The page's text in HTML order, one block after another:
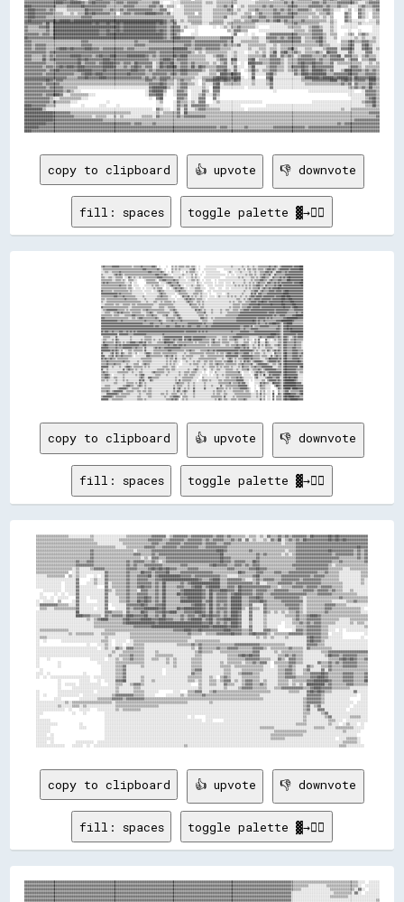
copy to clipboard 👍 upvote 👎 downvote
fill: spaces toggle palette ▓→✊🏽
▒▒▓▓▒▒▒▒▒▒▒▒▓▓▓▓▓▓▓▓▒▒▒▒▒▒▒▒▒▒▒▒▒▒░░▒▒▒▒▒▒▒▒▓▓▒▒▒▒▒▒▒▒▒▒▓▓▓▓▒▒  ░░      ░░    ▒▒░░▒▒░░▒▒▒▒▒▒░░▒▒▒▒░░▒▒▒▒░░  ░░      ░░░░░░░░░░░░░░░░░░░░░░░░░░░░▒▒░░░░░░░░░░▒▒░░░░▒▒░░░░▒▒░░░░▒▒▒▒▒▒▒▒▒▒▒▒▓▓▒▒▒▒▓▓▒▒░░▒▒▓▓▓▓▓▓▓▓▓▓▓▓▒▒▓▓▓▓▓▓████
░░▒▒▒▒▒▒▒▒▒▒▒▒▒▒▒▒▒▒▒▒▒▒▒▒▒▒▒▒▒▒▒▒▒▒▒▒▒▒▒▒▒▒▒▒▓▓▓▓▒▒▒▒▒▒▒▒▒▒▒▒▓▓▒▒░░  ░░      ▒▒░░▒▒░░▒▒░░░░░░░░░░▒▒▒▒▓▓░░  ░░    ░░░░░░░░░░░░░░        ░░░░░░░░░░░░░░░░▒▒░░░░▒▒  ▒▒▒▒░░▒▒▒▒░░▒▒▒▒▒▒░░▒▒▓▓▓▓▒▒▓▓▒▒░░▒▒▓▓▓▓▓▓▓▓▓▓▒▒▓▓▓▓▓▓▓▓▓▓████
░░░░▒▒▒▒░░░░▒▒▒▒▒▒▒▒▓▓▒▒▒▒▒▒▒▒▒▒▒▒▒▒▒▒▒▒▒▒▒▒▒▒▒▒▒▒▒▒▓▓▓▓▒▒▒▒▒▒▒▒▒▒▓▓▒▒░░  ░░  ▒▒░░░░░░░░  ░░  ▒▒░░▒▒▒▒▒▒░░░░    ░░  ░░░░░░░░░░░░░░░░        ░░▒▒░░  ░░░░░░▒▒░░░░░░░░▒▒░░░░▒▒░░░░▒▒▒▒▒▒▓▓▓▓▒▒▓▓░░░░▓▓▓▓▓▓▒▒▒▒▓▓▒▒▓▓▓▓▓▓▓▓▓▓▓▓▓▓▓▓
▒▒░░░░░░░░░░░░▒▒▓▓▒▒▓▓▒▒░░▒▒▒▒▒▒▒▒▒▒▒▒▒▒▒▒▒▒▒▒▒▒▒▒▒▒▒▒▒▒▒▒▒▒▓▓▓▓▒▒▒▒▒▒▓▓▒▒░░░░  ░░░░░░░░░░▒▒░░░░░░░░▒▒  ▒▒░░  ░░    ░░░░░░░░░░░░░░░░░░░░░░  ░░  ░░░░  ░░░░░░░░░░▒▒░░▒▒▒▒░░▒▒░░░░▒▒▒▒▓▓▒▒▒▒▓▓░░░░▓▓▒▒▒▒▒▒▒▒▒▒▓▓▓▓▓▓▓▓▓▓▓▓▓▓▓▓▓▓▓▓
▒▒▒▒░░░░▒▒▒▒░░░░▒▒▒▒▒▒▒▒  ░░░░▓▓▒▒░░▒▒░░░░▒▒░░▒▒▒▒▒▒▒▒▒▒▒▒▒▒▒▒▓▓▓▓▓▓▒▒▒▒▒▒▒▒▒▒▒▒░░░░░░▒▒░░░░  ░░░░░░▒▒░░▒▒░░░░    ░░░░░░░░░░░░░░░░░░      ░░░░░░░░░░░░░░▒▒░░▒▒░░░░░░░░▒▒▒▒░░▒▒░░▒▒▓▓▓▓▒▒▒▒░░░░▓▓▒▒▒▒▒▒▓▓▒▒▓▓▒▒▓▓██▓▓▓▓▓▓▓▓▓▓▓▓▓▓
▒▒▒▒▒▒▒▒▒▒▒▒░░░░▒▒▒▒▒▒░░▒▒░░  ▒▒▒▒▒▒░░░░        ░░▒▒▒▒▒▒▒▒▒▒░░  ▒▒▒▒▓▓▓▓▒▒▒▒▒▒▒▒▓▓▒▒▒▒░░░░░░░░  ░░░░▒▒▒▒░░▒▒░░  ░░  ░░░░░░    ░░  ░░░░░░░░░░░░░░░░░░░░░░░░░░░░▒▒░░░░░░▒▒░░▒▒▒▒▒▒▓▓▓▓▒▒▒▒░░▒▒▓▓▒▒▒▒▒▒▓▓▓▓▒▒▒▒▒▒████▓▓▓▓▓▓▓▓▓▓▓▓██
▒▒▓▓▒▒▓▓▒▒▒▒▒▒▒▒▒▒▒▒▒▒▒▒▒▒░░░░░░▒▒  ░░░░          ▒▒▒▒▒▒▒▒▒▒▒▒▒▒  ░░░░░░▒▒▓▓▓▓▒▒▒▒▒▒▓▓░░░░░░░░░░░░░░░░░░  ▒▒░░░░  ░░░░░░░░░░  ░░  ░░░░░░  ░░░░░░  ▒▒░░░░░░░░░░▒▒░░░░▒▒░░▒▒░░▒▒▓▓▒▒▒▒▒▒░░▓▓▓▓▒▒▒▒▓▓▒▒▓▓▒▒▓▓▓▓▓▓▓▓▓▓▓▓▒▒▓▓▓▓▓▓████
▒▒▒▒▒▒▒▒▒▒▒▒▒▒▒▒▒▒▒▒▓▓▒▒▒▒▒▒░░▒▒▒▒  ░░░░░░      ░░░░░░░░▒▒░░▒▒▒▒░░░░░░  ░░░░▒▒▓▓▒▒▒▒▒▒▓▓░░░░  ░░░░░░▒▒░░░░▒▒▒▒░░░░    ░░░░░░  ░░░░░░░░░░  ░░░░░░░░░░▒▒░░▒▒░░▒▒░░▒▒░░▒▒░░▒▒▒▒▓▓▓▓▒▒▒▒░░▓▓▒▒▒▒▒▒▒▒▓▓▒▒▓▓██▒▒▓▓▓▓▓▓▓▓▓▓▓▓▓▓▓▓▓▓▓▓██
▒▒▒▒▒▒▒▒▒▒▒▒▒▒▒▒▒▒▒▒▒▒▒▒▒▒▒▒░░▒▒▒▒░░  ░░░░░░  ░░  ░░░░░░░░▒▒░░▒▒▒▒▒▒    ░░░░  ░░▒▒▓▓▒▒▒▒▓▓▒▒░░░░  ░░░░░░▒▒▒▒▒▒░░░░░░    ░░░░░░    ░░░░    ░░░░  ░░░░░░░░░░░░░░░░▒▒░░▒▒░░▒▒▒▒▒▒▓▓░░▒▒▓▓▒▒▒▒▓▓▒▒▓▓▓▓▓▓██▓▓▓▓▓▓▓▓▓▓▓▓▓▓▓▓▓▓▓▓▓▓▓▓▓▓
▓▓▒▒▒▒▒▒▒▒▒▒░░▒▒▒▒▒▒▒▒▒▒▒▒▒▒▒▒░░▒▒░░░░░░░░░░░░  ░░░░░░░░  ░░░░▒▒▓▓▒▒▒▒░░░░░░░░░░░░▒▒▒▒▓▓▒▒▒▒▒▒░░░░░░░░░░▒▒▒▒▒▒▒▒░░    ░░░░  ░░░░░░░░░░░░░░░░░░░░░░░░░░░░░░░░░░▒▒░░░░░░▒▒▒▒▓▓▓▓░░▒▒▓▓▒▒▒▒▒▒▓▓▓▓▓▓▒▒▓▓▓▓▓▓▒▒▓▓████▓▓▓▓▓▓▓▓▓▓▓▓▓▓▓▓
▓▓▓▓▓▓▓▓▓▓▓▓▓▓▓▓▓▓▒▒▓▓▒▒▒▒▒▒▒▒▒▒▒▒░░░░░░░░░░░░░░  ░░░░░░░░░░░░░░▒▒▓▓▒▒▒▒░░░░░░░░░░  ░░▒▒▒▒▒▒▒▒▒▒░░░░░░▒▒▒▒▒▒░░▒▒░░░░░░  ░░      ░░░░░░    ░░▒▒░░░░░░░░░░░░░░▒▒░░░░░░░░▓▓▒▒▓▓░░▓▓▓▓▒▒▒▒▒▒▓▓▓▓▓▓▓▓▓▓▓▓▓▓▓▓▓▓██████▓▓▓▓▓▓▓▓▓▓▓▓▓▓▓▓
▒▒▒▒▒▒▒▒▒▒▒▒▒▒▓▓▓▓▒▒▒▒▒▒▓▓▒▒▒▒▒▒▒▒▒▒▒▒░░░░░░░░▒▒░░░░░░░░░░░░░░▒▒▒▒▓▓▒▒▒▒▒▒░░░░    ░░    ░░▓▓▒▒▒▒▓▓░░▒▒░░▒▒░░░░▒▒░░░░░░  ░░░░░░  ░░▒▒░░░░░░░░▒▒░░▒▒░░▒▒░░░░▒▒░░░░▒▒░░▒▒▓▓▓▓▒▒▓▓▓▓▓▓▒▒▓▓▓▓▓▓▓▓▓▓▓▓▒▒▓▓▓▓▓▓████▓▓████▓▓▓▓▓▓▓▓▓▓▓▓▓▓
▒▒▒▒░░▒▒▒▒▒▒▒▒▒▒▒▒▒▒▒▒▒▒▒▒▓▓▒▒▒▒▒▒▒▒▒▒▒▒░░░░░░░░▒▒░░░░░░░░░░▒▒▒▒▒▒▒▒▒▒▒▒▒▒░░░░░░░░  ░░░░░░░░▒▒▓▓▒▒▓▓▒▒▒▒░░▒▒▒▒▒▒░░░░  ░░░░░░░░░░░░░░░░░░░░░░░░░░░░░░░░▒▒▒▒░░░░▒▒░░▒▒▓▓▒▒▒▒▓▓▓▓▓▓▒▒▓▓▓▓▓▓▓▓▓▓▒▒▓▓▓▓▓▓▓▓▓▓████▓▓▓▓████▓▓▓▓▓▓▓▓▓▓▓▓
▒▒░░░░▒▒▒▒▒▒▒▒▒▒▒▒▒▒▒▒▒▒▒▒▒▒▒▒▒▒▒▒▒▒▒▒▒▒▒▒▒▒░░░░░░▒▒░░░░░░▒▒▒▒░░░░▒▒░░▒▒▒▒▒▒▒▒░░▒▒░░░░░░░░░░░░▒▒▓▓▒▒▒▒░░░░▒▒▒▒░░▒▒░░░░░░░░░░░░░░░░░░░░░░░░░░░░▒▒░░▒▒░░░░▒▒▒▒░░░░▒▒▒▒▒▒▓▓▓▓▓▓▒▒▓▓▓▓██▓▓▓▓▒▒▓▓▓▓▓▓▓▓▓▓▓▓▓▓██▓▓▓▓▓▓▓▓████▓▓▓▓▓▓▓▓▓▓
░░░░▒▒▒▒▒▒▒▒▒▒░░▒▒▒▒░░░░▒▒▒▒▒▒▒▒░░▒▒▒▒░░▒▒▒▒▒▒▒▒▒▒▒▒▒▒▒▒▒▒░░░░░░▒▒▒▒▒▒▒▒▒▒▒▒▒▒▒▒░░░░░░░░░░░░░░░░░░▓▓▒▒▒▒▒▒░░▒▒░░▒▒░░░░░░░░░░░░░░░░░░░░░░░░░░░░░░░░▒▒▒▒▒▒▒▒░░▒▒▒▒▒▒▒▒▓▓▓▓▓▓▓▓▓▓██▓▓▓▓▓▓▓▓▓▓▓▓██▓▓▓▓▓▓▓▓▓▓████▓▓▓▓▓▓▓▓████▓▓▓▓▓▓▓▓
▓▓▒▒▒▒▒▒▒▒▒▒▒▒▒▒▒▒▒▒▒▒▒▒▒▒▒▒▒▒░░░░▒▒▒▒▒▒▒▒▒▒▒▒▒▒▒▒▒▒▒▒▒▒░░░░░░░░▒▒▒▒▒▒░░░░▒▒▒▒▒▒▒▒░░░░░░░░░░░░░░░░░░▒▒▒▒▒▒▒▒░░▒▒▒▒░░░░░░░░░░░░░░░░░░░░░░░░░░░░▒▒░░▒▒▒▒▒▒▒▒░░▒▒▒▒▒▒▓▓▓▓▒▒▓▓▓▓▓▓▓▓▒▒▓▓▓▓▓▓▓▓▓▓▓▓▓▓▓▓▓▓▓▓▓▓▓▓██▓▓▓▓▓▓▒▒▓▓████▓▓▓▓▓▓
░░▒▒▒▒▓▓▓▓▓▓▓▓▓▓▓▓▒▒▒▒▒▒▒▒░░▒▒░░▒▒▒▒▒▒▒▒▒▒▒▒░░▒▒▒▒▓▓▒▒▒▒▒▒▒▒▒▒▒▒▒▒▒▒▒▒░░░░░░▒▒▒▒▓▓▒▒░░░░░░░░░░░░░░░░░░░░▓▓▒▒▓▓▒▒░░▒▒░░░░░░▒▒░░░░░░░░▒▒░░░░▒▒▒▒░░░░▒▒▒▒▒▒░░▒▒▒▒▓▓▓▓▓▓▒▒▓▓▓▓▓▓▓▓▓▓▓▓▓▓▓▓▓▓▓▓▓▓▓▓▓▓▒▒▓▓▓▓▓▓▓▓▓▓▓▓▓▓▒▒▒▒▒▒▓▓▓▓▓▓▓▓▓▓
░░░░▒▒▒▒▒▒░░░░▒▒▒▒▓▓▒▒▓▓▒▒▒▒▒▒▒▒░░▒▒▒▒▒▒▒▒▒▒░░░░░░▒▒▒▒▓▓▒▒░░░░▒▒▒▒▒▒▒▒▒▒▒▒▒▒░░░░▒▒▓▓▒▒░░░░░░░░░░░░░░░░░░░░▒▒▒▒▒▒▒▒▓▓░░░░░░▒▒░░░░░░░░▒▒░░░░░░▒▒▒▒▒▒▒▒▒▒▒▒▒▒▓▓▓▓▓▓▓▓▓▓▓▓▓▓▓▓▓▓▓▓▓▓▓▓▓▓▓▓▓▓▒▒▓▓▓▓▓▓▒▒▓▓▓▓▓▓▓▓▓▓▓▓▒▒▒▒▒▒▒▒▒▒▓▓▒▒▒▒▓▓
▒▒▒▒▒▒▒▒▒▒▒▒░░▒▒▒▒▒▒░░░░░░▒▒▒▒▒▒▒▒▓▓▓▓▒▒▒▒▒▒▒▒▒▒░░▒▒▒▒▒▒▓▓▒▒▒▒░░░░░░▒▒▒▒▓▓░░░░░░▒▒▒▒▓▓▒▒░░░░░░░░░░░░░░░░░░░░▒▒▒▒▒▒░░▒▒░░░░░░░░░░░░░░░░░░░░▒▒▒▒▒▒▒▒▒▒▒▒▒▒▓▓▓▓▓▓▓▓▓▓▓▓▓▓▓▓▓▓▓▓▓▓▓▓▓▓▓▓▓▓▓▓▓▓▓▓▓▓▒▒▓▓▒▒▒▒▓▓▓▓▓▓▒▒▒▒▒▒▒▒▓▓▓▓████████
▓▓▓▓▒▒▒▒▒▒▒▒▒▒▒▒▒▒▒▒▒▒▒▒▒▒▒▒▒▒░░░░▒▒▒▒░░▒▒▓▓▓▓▒▒▒▒▒▒▒▒▒▒▒▒▒▒▓▓▒▒░░░░░░░░▒▒▒▒▒▒▒▒▒▒░░▒▒▓▓▒▒░░░░░░░░░░░░░░░░░░░░▓▓▓▓▒▒▒▒░░░░▒▒░░▒▒▒▒▒▒▒▒▒▒▒▒▒▒▒▒▒▒▒▒▒▒▒▒▓▓▓▓▓▓▓▓▓▓▓▓▓▓▓▓▓▓▓▓▓▓▒▒▓▓▓▓▓▓▓▓▒▒▓▓▒▒▓▓▒▒▒▒▒▒▒▒▒▒▒▒▓▓▓▓████████████▓▓▓▓▓▓
▓▓▓▓▓▓▓▓▓▓▓▓▓▓▓▓▓▓▒▒▒▒▓▓▒▒▒▒▒▒▒▒▒▒▒▒▒▒▒▒▒▒▒▒▒▒▒▒▓▓▒▒▒▒▒▒▒▒▒▒▒▒▒▒▓▓▒▒░░░░▒▒▒▒▒▒▓▓▒▒▒▒▒▒▒▒▓▓▒▒▒▒▒▒▒▒▒▒▒▒▒▒▒▒▒▒░░░░▒▒▒▒▒▒░░░░░░▒▒▒▒▒▒▒▒▒▒▒▒▒▒▒▒▒▒▒▒▒▒▒▒▒▒▓▓▓▓▓▓▓▓▓▓▓▓▓▓▓▓▓▓██▓▓▒▒▓▓▒▒▒▒▓▓▒▒▒▒▒▒▒▒▒▒▒▒▓▓▓▓▓▓████████████▓▓▒▒▒▒▒▒▒▒▒▒
▓▓▓▓▓▓▓▓▓▓▓▓▓▓▓▓▓▓▓▓▓▓▓▓▓▓▓▓▓▓▓▓▓▓▓▓▓▓▓▓▓▓▓▓▓▓▒▒▒▒▒▒▒▒▓▓▓▓▒▒▒▒▒▒▒▒▓▓▒▒▒▒▒▒▒▒▒▒▒▒▒▒▓▓▒▒▒▒▒▒▒▒▒▒▒▒▓▓▓▓▓▓▓▓▓▓▓▓▓▓▓▓▒▒▓▓▒▒▒▒▒▒▒▒▓▓▓▓▓▓▓▓▓▓▓▓▓▓▓▓▓▓▓▓▓▓▓▓▓▓▓▓▓▓▓▓▓▓▓▓▓▓▓▓▓▓▓▓▓▓▓▓▒▒▓▓▒▒▒▒▒▒▓▓▒▒▓▓▓▓████▓▓▓▓▒▒░░▓▓▓▓██████▒▒▒▒▒▒▒▒▒▒▒▒
▓▓▓▓▓▓▓▓▓▓▓▓▓▓▓▓▓▓▓▓▓▓▓▓▓▓▓▓▓▓▓▓▓▓▓▓▓▓▓▓▓▓▓▓▓▓▓▓▓▓▓▓▓▓▓▓▓▓▒▒▓▓▓▓▒▒▒▒▒▒▒▒▓▓▓▓▒▒▒▒▒▒▓▓▓▓▓▓▒▒▓▓▒▒▒▒▓▓▓▓▒▒▒▒▒▒▓▓▓▓▒▒▒▒▒▒▓▓▒▒▒▒▓▓▓▓▓▓▓▓▓▓▓▓▓▓▓▓▓▓▓▓▓▓▓▓▓▓▓▓▓▓▓▓▒▒▒▒▓▓▓▓▓▓▒▒▓▓░░▒▒▒▒▒▒▓▓▓▓▓▓▓▓▓▓▒▒▒▒▒▒▒▒▒▒▓▓▒▒░░▓▓▓▓██▓▓▓▓▓▓▓▓▓▓▓▓▓▓▓▓
▓▓▓▓▓▓▓▓▓▓▓▓▓▓▓▓▓▓▓▓▓▓▓▓▓▓▓▓▓▓▓▓▓▓▓▓▓▓▓▓▓▓▓▓▓▓▓▓▓▓▓▓▓▓▓▓▓▓▓▓▓▓▓▓▓▓▓▓▓▓▓▓▓▓▓▓▓▓▓▓▓▓▓▓▓▓▓▓▓▓▓▓▓▓▓▓▓▓▓▓▓▓▓▓▓▓▓▓▓▓▓▓▓▓▓▓▓▓▓▓▓▓▓▓▓▓▓▓▓▓▓▓▓▓▓▓▓▓▓▓▓▓▓▓▓▓▓▓▓▓▓▓▓▓▒▒▒▒▓▓▒▒▒▒▒▒▓▓▓▓▓▓▓▓▒▒▒▒▒▒▒▒▒▒▒▒▒▒▒▒▒▒▒▒▓▓▓▓▒▒░░▓▓▓▓██▓▓██▓▓▓▓▓▓▓▓▓▓▓▓
▓▓▒▒▓▓▓▓▒▒▒▒▓▓▒▒▒▒▒▒▓▓▓▓▒▒▒▒▓▓▒▒▓▓▒▒▓▓▒▒▓▓▓▓▓▓▓▓▓▓▓▓▓▓▓▓▓▓▓▓▓▓▓▓▓▓▓▓▓▓▓▓▓▓▓▓▓▓▓▓▓▓▓▓▓▓▓▓▓▓▓▓▒▒▓▓▓▓▓▓▓▓▓▓▓▓▒▒▓▓▒▒▓▓▒▒▓▓▒▒▒▒▒▒▒▒▒▒▒▒▒▒▒▒▒▒▒▒▒▒▒▒▒▒▓▓▒▒▒▒▒▒▒▒▓▓▓▓▓▓▓▓▓▓▒▒▒▒▒▒▓▓▓▓▓▓▓▓▓▓▓▓▓▓▓▓▓▓▓▓▓▓▓▓▓▓▓▓▒▒░░▓▓▓▓▓▓▓▓██████████████
▓▓▓▓▓▓▓▓▓▓▓▓▓▓▓▓▓▓░░▓▓▓▓▓▓▓▓▓▓▒▒▒▒▒▒▓▓▓▓▓▓▓▓▓▓▓▓▓▓▒▒▒▒▒▒▒▒▒▒▒▒▒▒▒▒▒▒▓▓▒▒▒▒▒▒▒▒▒▒▒▒▒▒▒▒▒▒▒▒▒▒▒▒▒▒▒▒▒▒▒▒▒▒▒▒▒▒▒▒▒▒▒▒▒▒▒▒▒▒▒▒▒▒▒▒▒▒▒▒▒▒▒▒▒▒▒▒▒▒▒▒▒▒▒▒▒▒▒▒▓▓▓▓▓▓▓▓▓▓▓▓▓▓▓▓▓▓▓▓▓▓▓▓▓▓▓▓▓▓▓▓▓▓▓▓▓▓██████▓▓▓▓▒▒░░▓▓▓▓▓▓▓▓▓▓▓▓▓▓▒▒▓▓▓▓▓▓
  ▒▒▒▒▒▒▒▒░░░░░░▓▓░░░░░░░░░░░░░░▒▒░░░░░░░░░░░░░░▒▒▒▒▒▒▒▒░░░░░░░░░░░░▒▒▓▓▓▓▓▓▓▓▓▓▓▓▓▓▓▓▓▓▓▓░░▓▓▓▓▓▓▓▓▒▒▓▓▓▓▓▓▓▓▓▓▓▓▓▓▒▒▒▒▒▒▒▒▒▒▒▒░░░░░░▒▒▒▒▒▒░░▒▒▒▒▓▓▓▓▓▓▓▓▓▓▒▒▒▒▒▒▒▒░░░░░░░░░░▒▒▓▓▒▒▒▒▒▒▓▓▓▓▓▓▓▓▒▒▒▒▓▓▒▒░░▓▓▓▓▒▒░░░░▒▒▓▓▒▒▓▓▓▓▓▓
░░▒▒▒▒░░░░░░▒▒░░▓▓▒▒░░░░░░░░░░░░▒▒░░░░░░░░░░▒▒░░▒▒▒▒▒▒▒▒░░▒▒░░░░▒▒░░▒▒▓▓▓▓▓▓▒▒▒▒▓▓▒▒▒▒▓▓▓▓░░▓▓▒▒▓▓██▒▒▓▓▓▓▓▓▓▓▓▓▒▒▒▒▒▒▒▒░░▒▒▓▓░░░░▒▒░░▒▒▒▒▒▒░░▒▒▒▒▒▒▓▓▒▒░░░░░░▒▒░░▒▒░░░░  ▒▒░░▓▓      ▓▓░░░░  ░░▒▒░░▒▒▒▒░░▓▓▓▓▒▒░░▒▒▒▒▓▓▒▒▒▒▒▒▒▒
░░▓▓▒▒▒▒▒▒▒▒▒▒░░▓▓▒▒▒▒░░▒▒░░▒▒▒▒▓▓▓▓▓▓▒▒▒▒▓▓▓▓▒▒▓▓░░▒▒▒▒░░░░░░▒▒▒▒▒▒▒▒██▓▓▓▓▓▓▓▓▒▒░░▒▒▒▒▒▒▒▒▒▒▒▒▒▒▒▒▒▒░░▒▒░░▒▒▒▒▒▒▒▒▒▒▒▒░░▒▒▓▓▒▒▒▒▒▒░░▒▒▒▒▒▒▒▒░░░░░░▒▒▒▒░░░░░░▒▒▒▒▒▒  ░░░░▒▒░░▓▓░░░░░░▓▓▒▒░░░░░░░░░░▒▒▒▒░░▓▓▓▓▒▒▒▒▒▒▒▒▓▓▒▒▒▒▒▒░░
▒▒▓▓██▓▓▒▒▒▒▒▒▒▒▓▓▒▒▓▓▒▒▓▓▓▓▓▓▓▓▓▓▓▓▓▓▓▓▓▓▒▒▒▒▓▓▓▓▒▒▒▒▒▒▒▒▒▒▒▒▒▒▒▒▒▒▒▒▒▒▒▒▓▓▒▒▒▒▓▓▓▓▒▒▓▓▓▓▒▒▓▓▒▒▒▒▒▒▒▒▒▒▒▒▒▒▒▒▒▒▒▒▒▒░░▒▒░░▒▒▒▒▒▒▒▒▒▒░░░░░░▒▒▒▒░░▒▒▒▒▒▒▓▓▒▒▒▒▓▓▓▓▒▒▒▒░░░░▒▒░░░░▓▓░░▒▒░░▓▓▒▒▒▒░░░░▒▒▒▒▓▓▒▒░░▓▓▓▓▒▒▒▒▒▒▒▒▓▓▒▒▒▒▒▒░░
▓▓▓▓▓▓▓▓▒▒▒▒▒▒▒▒▓▓▒▒▒▒▒▒▓▓▓▓▓▓▓▓▓▓▒▒▒▒▓▓▒▒▒▒▒▒░░▓▓░░░░░░░░▒▒▓▓▒▒▓▓▒▒▒▒▓▓▓▓▓▓▓▓▓▓▓▓▓▓▓▓▓▓▒▒▒▒▒▒▒▒▒▒▒▒▒▒▒▒▒▒▒▒▒▒▒▒▒▒▒▒▒▒▒▒▒▒▒▒▒▒▒▒▒▒▒▒▒▒▒▒▒▒▒▒▒▒▒▒▒▒▒▒▓▓▓▓▓▓▒▒▒▒▓▓▒▒▓▓░░░░▒▒▒▒░░▒▒░░░░░░▒▒▒▒▒▒▒▒░░░░░░▒▒▒▒░░▓▓▓▓▒▒▒▒▒▒▓▓▓▓▒▒▒▒▒▒░░
▓▓▓▓▓▓▓▓▓▓▒▒▓▓▒▒▓▓▒▒░░▒▒  ░░░░▒▒▒▒░░▒▒▒▒▒▒▒▒▒▒░░▓▓░░░░░░░░▒▒▒▒▒▒▒▒▒▒▒▒▒▒▒▒▓▓▓▓▒▒▒▒▒▒▒▒▒▒▒▒▒▒░░▒▒▒▒▓▓▒▒▒▒░░░░░░▒▒▒▒▒▒▒▒▓▓▒▒▒▒▓▓▒▒▓▓▓▓▓▓▓▓▓▓▓▓▓▓▓▓▓▓▓▓▓▓▓▓▒▒▓▓▓▓▓▓▓▓▓▓▓▓▓▓▒▒░░▒▒░░░░▒▒▒▒░░▓▓▒▒░░▒▒▓▓▒▒▓▓▒▒░░▓▓▓▓▒▒▒▒▒▒▓▓▓▓▓▓▒▒▒▒▒▒
▓▓░░░░░░░░▒▒▓▓░░▓▓▒▒░░▓▓▒▒░░░░▒▒▒▒░░░░▒▒  ░░░░░░▒▒▓▓▓▓▒▒░░▒▒▒▒▒▒▒▒░░▒▒▒▒▒▒▒▒▒▒▒▒▒▒▒▒░░░░░░░░▒▒░░░░▒▒▒▒▒▒▒▒▒▒▒▒▒▒▒▒░░▒▒▒▒▒▒▒▒▒▒░░▒▒░░▒▒▒▒░░▒▒▓▓▓▓▒▒▒▒▓▓▓▓▒▒▒▒▒▒▓▓▓▓▓▓░░▒▒░░▒▒▒▒▒▒░░░░▒▒░░░░░░░░  ▓▓▒▒▒▒▒▒░░▓▓██▒▒▒▒▒▒▓▓▓▓▓▓▒▒▒▒▓▓
▓▓▓▓░░░░▒▒▒▒▓▓░░▓▓▒▒▒▒▓▓▒▒▒▒▒▒▒▒▒▒░░  ░░░░░░░░░░░░▓▓▓▓▒▒▒▒▒▒▒▒▒▒▒▒▒▒░░▒▒▓▓▒▒▒▒▓▓░░▒▒░░░░░░▒▒░░▒▒▒▒▒▒▒▒░░░░░░░░▒▒▒▒░░░░▒▒▒▒▒▒▒▒▒▒▒▒▒▒▒▒▒▒░░▓▓▓▓▓▓▓▓▓▓▓▓▓▓░░▒▒▓▓▓▓▓▓▓▓▓▓▓▓▒▒▒▒▒▒▒▒░░▒▒▒▒▒▒░░░░▓▓░░▒▒▓▓▒▒▒▒░░▓▓██▒▒▒▒▒▒▓▓▓▓▓▓▒▒▓▓▒▒
▓▓▒▒▓▓▒▒▒▒▓▓▒▒▒▒░░▒▒▒▒▒▒▒▒▒▒▒▒░░░░░░░░░░░░░░▒▒▒▒▒▒▒▒▒▒▒▒░░░░░░░░░░░░░░░░▒▒░░▒▒▒▒░░▓▓░░░░░░▒▒▒▒░░░░▒▒░░░░░░░░▒▒▒▒▒▒▒▒▒▒▒▒▒▒▒▒▒▒▒▒░░░░░░▒▒░░░░▒▒▓▓▒▒░░▒▒░░▒▒▒▒▒▒▓▓▓▓▓▓▒▒▓▓▒▒▒▒▒▒▒▒░░░░░░▒▒▒▒██▓▓▓▓▓▓▓▓▒▒▓▓░░▓▓██▒▒▒▒▒▒▓▓▓▓▓▓▓▓▒▒▒▒
▒▒▒▒▒▒▓▓▒▒▒▒▒▒▒▒▒▒▒▒▒▒▒▒▓▓▒▒▒▒▒▒░░░░░░░░▒▒░░░░▒▒▒▒▒▒▒▒▒▒░░░░░░░░░░░░░░░░▒▒░░▒▒░░▒▒▒▒░░░░  ░░░░▒▒░░░░░░▒▒░░▒▒▒▒░░░░▒▒▒▒░░▒▒▒▒░░▒▒▒▒▒▒▒▒░░▒▒▒▒▓▓▓▓▓▓░░▒▒░░░░▒▒░░▓▓▒▒▓▓▒▒░░▒▒▓▓▓▓▓▓▓▓▒▒░░░░▒▒▓▓▓▓▓▓▓▓▒▒▓▓▒▒░░▓▓██▓▓▓▓▓▓▓▓▓▓▓▓██▓▓▒▒
▒▒▒▒▒▒▓▓▒▒▒▒▒▒▓▓▒▒▒▒▒▒░░░░░░▒▒░░░░░░▒▒▒▒▒▒  ░░▒▒▓▓▒▒▒▒░░░░░░░░░░░░░░░░░░▒▒░░▒▒░░▒▒░░░░    ░░░░░░░░▒▒░░▒▒▒▒▒▒░░░░░░▒▒░░░░▒▒▒▒░░▒▒▓▓▒▒▒▒▒▒░░▒▒▒▒▒▒▒▒▒▒▒▒░░▒▒▒▒▓▓▒▒▒▒▒▒▒▒▓▓░░░░▒▒▓▓▓▓▓▓▓▓▓▓▒▒░░░░▒▒▒▒░░▒▒▓▓░░▓▓██▓▓▓▓▓▓▓▓▓▓▓▓▓▓▓▓▓▓
▓▓▓▓▓▓▓▓░░░░▒▒░░░░░░▒▒░░░░▒▒▓▓▓▓▒▒░░▒▒▒▒▒▒▒▒▒▒░░▒▒░░▒▒░░░░░░░░░░░░░░▒▒▒▒▒▒░░░░▒▒▒▒░░  ░░░░░░░░░░░░░░░░░░░░▒▒░░░░▒▒░░░░░░▒▒▒▒▒▒░░▒▒░░▒▒░░▒▒▒▒▒▒░░▒▒░░░░░░▒▒░░▓▓▒▒▒▒▒▒░░▒▒▒▒▓▓▒▒▒▒▒▒▓▓▓▓▓▓▓▓▓▓▓▓░░░░░░▒▒▒▒░░▓▓██▓▓▓▓▓▓▓▓▓▓▓▓░░▓▓██
▓▓░░░░▒▒░░░░░░░░░░░░░░░░▓▓░░▒▒▓▓▒▒▒▒░░▒▒░░░░▒▒░░░░░░░░░░░░░░░░▒▒▒▒▒▒▒▒░░▒▒▒▒░░▒▒▒▒░░░░░░░░░░░░░░▒▒░░░░▒▒▓▓▒▒░░░░░░▒▒░░  ░░▒▒░░░░▒▒▒▒░░░░░░▒▒▒▒▒▒▒▒░░░░▒▒░░░░▒▒▒▒▒▒▓▓░░░░▒▒▒▒▒▒▓▓▒▒░░▒▒▓▓▓▓▓▓▓▓▓▓▓▓▒▒▒▒▒▒░░▓▓██▓▓▓▓▓▓▓▓▓▓▒▒▒▒▒▒▒▒
▒▒▓▓▒▒▒▒░░░░░░░░░░▒▒▒▒▒▒▒▒▒▒▒▒░░░░▒▒░░░░░░▒▒▒▒░░░░░░░░░░▒▒▓▓▒▒▒▒▒▒▒▒▒▒░░░░▒▒░░░░░░░░░░▒▒░░░░▒▒▒▒▒▒░░▒▒▒▒▒▒░░░░░░  ░░    ░░░░  ▒▒░░░░░░░░░░▒▒▒▒▒▒▒▒▒▒▒▒▒▒▓▓░░  ░░░░░░  ░░░░▒▒▓▓▒▒▓▓▒▒▒▒░░▒▒▓▓▓▓▓▓▓▓▓▓▓▓▓▓░░▓▓██▓▓▓▓▓▓▓▓▓▓▒▒░░▒▒▒▒
▒▒▒▒▓▓▓▓▒▒░░  ░░░░░░░░░░▒▒░░░░░░░░░░░░▒▒░░▒▒▓▓▓▓░░░░░░░░░░░░▒▒▒▒▒▒░░░░░░▒▒░░░░░░░░░░░░▒▒░░░░▒▒▒▒░░▒▒▒▒▒▒░░░░░░  ░░░░░░  ░░  ░░░░▒▒░░░░▒▒░░▒▒▒▒▒▒▒▒▒▒▒▒▒▒▒▒▒▒  ░░░░░░░░  ░░▓▓▓▓░░▒▒░░██░░░░▓▓▒▒▓▓▓▓▓▓▓▓▒▒░░▓▓██▓▓▓▓▓▓▓▓▓▓▓▓░░░░░░
▒▒▒▒▓▓▓▓▒▒░░░░▒▒▒▒░░░░░░▒▒░░░░░░░░░░░░░░░░▒▒▓▓▒▒░░░░▓▓▓▓▒▒▒▒▒▒▒▒░░░░░░░░░░░░░░░░░░▒▒░░░░░░▒▒▒▒▒▒▒▒▒▒▒▒░░░░░░    ▒▒░░░░░░░░░░░░░░▒▒░░░░░░░░▒▒▒▒░░▒▒▒▒▒▒▓▓▒▒▓▓▒▒░░░░░░░░░░  ▒▒▓▓░░░░░░░░▒▒▓▓▓▓▓▓▒▒▒▒▓▓▓▓░░░░▓▓██▓▓██▓▓▓▓██▓▓░░░░░░
▒▒▒▒░░▒▒░░░░░░░░▒▒░░░░░░▒▒░░▒▒░░░░░░░░░░░░▓▓▒▒▓▓░░░░░░▓▓▒▒░░░░░░░░░░░░░░░░░░░░░░░░▒▒░░▓▓░░▒▒▒▒▒▒▒▒▒▒░░░░░░  ░░░░▒▒▒▒▒▒░░▒▒░░░░░░░░▒▒▒▒░░▒▒▒▒▒▒▒▒▒▒▒▒▒▒▓▓▓▓▓▓▓▓░░░░░░  ░░  ░░░░░░░░▒▒▒▒  ▒▒▓▓▓▓▓▓▓▓▒▒▓▓▒▒░░▓▓██████████▓▓▒▒░░░░░░
░░░░░░░░░░░░░░▒▒▒▒░░░░░░░░░░▒▒▒▒▒▒▒▒░░▒▒░░▓▓▒▒░░▒▒░░░░░░░░░░░░░░░░░░░░░░░░░░░░░░░░▒▒▓▓▒▒▒▒▒▒░░░░▒▒░░░░▒▒░░░░░░░░░░▒▒░░░░░░░░░░░░░░▒▒▒▒▒▒▒▒▒▒▒▒▓▓░░▒▒▒▒▒▒▓▓▒▒▓▓▓▓░░░░      ░░░░░░▓▓▒▒▓▓▒▒▒▒░░░░██▓▓▓▓▓▓▒▒░░▓▓████████████▓▓▓▓▓▓░░
░░░░▒▒▒▒▒▒░░░░░░░░░░░░░░▒▒▒▒▓▓▓▓▒▒▒▒░░░░▒▒▓▓▒▒░░▒▒░░░░░░░░░░░░░░░░░░░░░░░░░░░░░░▒▒░░▒▒▒▒▒▒░░░░░░▒▒░░
copy to clipboard 👍 upvote 👎 downvote
fill: spaces toggle palette ▓→✊🏽
▒▒▒▒▒▒▒▒▒▒▒▒▒▒▒▒▒▒░░░░░░░░░░░░▒▒░░░░░░░░░░░░░░░░░░▒▒▒▒▒▒▒▒▒▒▒▒▒▒▓▓▓▓▓▓▓▓░░▒▒▓▓▓▓▓▓▓▓▒▒▓▓▓▓▓▓▓▓▓▓▓▓▒▒▓▓▓▓▒▒▓▓▒▒▒▒▒▒▒▒░░▒▒▒▒░░▒▒░░▓▓▒▒▒▒▓▓▒▒▓▓▒▒▓▓▓▓▓▓▓▓▒▒██▓▓▓▓▓▓▓▓██▓▓██▓▓▓▓▓▓▓▓▓▓▓▓▓▓▓▓
▒▒▒▒▒▒▒▒▒▒▒▒▒▒▒▒▒▒▒▒▒▒▒▒▒▒▒▒▒▒▒▒░░░░░░░░░░░░░░▒▒▒▒▒▒▒▒▒▒▒▒▒▒▒▒▓▓▓▓▓▓▓▓▒▒▒▒▓▓▓▓▓▓▓▓▒▒▓▓▓▓▓▓▓▓▒▒▓▓▒▒▓▓▓▓▓▓▒▒▒▒▓▓▒▒▓▓░░▓▓░░▒▒░░░░▒▒░░▓▓▒▒██░░▒▒▓▓▒▒▓▓▒▒██▓▓▓▓▓▓▓▓▓▓▓▓██▓▓██▓▓██▓▓▓▓▓▓▓▓▓▓▓▓
▒▒▒▒▒▒▒▒▒▒▒▒▒▒▒▒▒▒▒▒▒▒▒▒▒▒▒▒▒▒▒▒▒▒░░░░░░░░░░░░░░▒▒▒▒▒▒▒▒▒▒▒▒▒▒▒▒▓▓▓▓▒▒▒▒▓▓▓▓▓▓▓▓▒▒▓▓▓▓▓▓▓▓▓▓▒▒▓▓▓▓▓▓▒▒▒▒▓▓▓▓▒▒▒▒▒▒▒▒▒▒▒▒▒▒▒▒▒▒▒▒▒▒▒▒▒▒▒▒░░▒▒▒▒▒▒▓▓▓▓▓▓▓▓▓▓▓▓▓▓▓▓▓▓▓▓▓▓▓▓▓▓▓▓▓▓▓▓▓▓▓▓▓▓▓▓
▒▒▒▒▒▒▒▒▒▒▒▒▒▒▒▒▒▒▒▒▒▒▒▒▒▒▒▒▒▒▒▒▒▒▒▒▒▒▒▒▒▒▒▒░░░░░░▒▒▒▒▒▒▒▒▒▒▓▓▓▓▓▓▒▒▒▒▓▓▓▓▓▓▓▓▒▒▓▓▓▓▓▓▓▓▓▓▒▒▒▒▓▓▓▓▓▓▓▓▓▓▓▓▒▒▒▒▒▒▒▒▒▒▒▒▒▒▒▒▒▒▒▒▒▒▒▒▒▒▒▒▒▒▒▒▒▒▒▒▒▒▓▓▓▓▓▓▓▓▓▓▓▓▓▓▓▓▓▓▓▓▓▓▓▓▓▓▓▓▓▓▓▓▓▓██▓▓▓▓
▒▒▒▒▒▒▒▒▒▒▒▒▒▒▒▒▒▒▒▒▒▒▒▒▒▒▒▒▒▒▓▓▒▒▒▒▒▒▒▒▒▒▒▒▒▒▒▒▒▒▒▒▒▒░░▒▒▒▒▒▒▒▒▓▓▓▓▓▓▓▓▓▓▓▓▓▓▓▓▓▓▓▓▓▓▓▓▓▓▓▓▓▓▓▓▓▓▓▓████▓▓▒▒▒▒▒▒▒▒▒▒▒▒▓▓▒▒▒▒▒▒▒▒▒▒▒▒▒▒▒▒▒▒░░▒▒▒▒▓▓▓▓▓▓▓▓▓▓▓▓▓▓▓▓▓▓██▓▓▓▓▓▓▓▓▓▓▓▓▒▒▓▓▒▒▓▓
▒▒▒▒▒▒▒▒▒▒▒▒▒▒▒▒▒▒▒▒▒▒▒▒▒▒▒▒▒▒▓▓▒▒▒▒▒▒▒▒▒▒▒▒▒▒▒▒▒▒▒▒▒▒▓▓▓▓▒▒▒▒▒▒▓▓▒▒▓▓▓▓▓▓▓▓▓▓▓▓▓▓▓▓▓▓▓▓▓▓▓▓▓▓▓▓▓▓▓▓▓▓██▒▒▒▒▒▒▒▒▒▒▒▒▒▒▒▒▒▒▓▓▒▒▓▓▒▒▒▒▒▒▒▒░░▒▒░░▒▒▓▓▓▓▓▓▓▓▓▓▓▓▓▓▓▓▓▓▓▓▒▒▓▓▓▓▓▓▓▓▓▓▒▒▓▓▒▒▓▓
▒▒▒▒▒▒▒▒▒▒▒▒▒▒▒▒▒▒▒▒▒▒▒▒▒▒▒▒▒▒▓▓▒▒▒▒▒▒▒▒▒▒▒▒▒▒▒▒▒▒▒▒▒▒▒▒▒▒░░▒▒░░▓▓▓▓▒▒▒▒▓▓▓▓▓▓▓▓▓▓▓▓▓▓▓▓▓▓▓▓▓▓▓▓▓▓▓▓▓▓██▓▓▓▓▒▒▒▒▒▒▒▒▒▒▒▒▒▒▓▓▒▒▒▒▒▒▒▒▒▒▒▒▒▒▒▒▒▒▒▒▓▓▓▓▓▓▓▓▓▓▓▓▓▓▓▓▓▓▓▓▓▓▓▓▒▒▒▒▒▒▒▒▒▒▓▓▒▒▓▓
▒▒▒▒▒▒▒▒▒▒▒▒▒▒▒▒▒▒▒▒▒▒▓▓▒▒▒▒▓▓▓▓▒▒▒▒▒▒▒▒▒▒▒▒▒▒▒▒▒▒▓▓▒▒▓▓▓▓▓▓▒▒▒▒▓▓▒▒░░▒▒▓▓▓▓▓▓▓▓▓▓▓▓▓▓▓▓▓▓▓▓▓▓▓▓▓▓▓▓▓▓██▓▓▓▓▒▒▓▓▓▓▓▓▒▒▒▒██▓▓▒▒▒▒▒▒▒▒▒▒▒▒▒▒▒▒▒▒▒▒▓▓▓▓▓▓▓▓▓▓▓▓▓▓▓▓▓▓▓▓▒▒▒▒▓▓▒▒▒▒▒▒▒▒▒▒▒▒▓▓
▒▒▒▒▒▒▒▒▒▒▒▒▒▒▒▒▒▒▒▒▒▒▓▓▓▓▓▓▓▓▓▓▒▒▒▒▒▒▒▒▒▒▒▒▒▒▒▒▒▒▓▓▒▒▓▓▒▒▒▒▓▓▓▓▓▓▓▓▓▓▒▒▒▒▒▒▒▒▒▒▓▓▓▓▒▒▒▒▒▒▒▒▒▒▒▒▓▓██▓▓▓▓▓▓▒▒▒▒▓▓▓▓▒▒▓▓▒▒▓▓▓▓▒▒▒▒▒▒▒▒▒▒▒▒▒▒▒▒▒▒▓▓▓▓▓▓▓▓▓▓▓▓▓▓▓▓▓▓▓▓▒▒░░▒▒▒▒▒▒▒▒▒▒▒▒▒▒▒▒▒▒
▒▒▒▒▒▒▒▒▒▒▒▒▒▒▒▒▒▒▒▒░░▒▒░░░░░░▒▒▓▓▓▓▓▓▒▒▒▒▒▒▒▒▒▒▒▒▓▓▓▓▓▓▒▒▒▒▒▒▓▓██▓▓██▓▓██▓▓▓▓▒▒▒▒▒▒▓▓▓▓▓▓▒▒▒▒▒▒▒▒▒▒▒▒▒▒▒▒▓▓▓▓▒▒▒▒▒▒▒▒▓▓▓▓██▓▓▓▓▒▒▒▒▒▒▒▒▒▒▒▒▒▒▒▒▓▓▓▓▓▓▓▓▓▓▓▓▓▓▓▓▓▓▒▒▒▒▒▒▒▒░░░░▒▒▒▒▒▒▒▒▒▒
▒▒▒▒▒▒▒▒▒▒▒▒▒▒▒▒▒▒  ░░▒▒░░░░░░░░░░░░░░▓▓▒▒▒▒▒▒▒▒▒▒▓▓▒▒▒▒▒▒██▓▓▓▓▒▒▓▓▓▓▓▓██▒▒▒▒▒▒▓▓▓▓▓▓▓▓▓▓▓▓▓▓▓▓▓▓▒▒▒▒▒▒▒▒▒▒▒▒▒▒██▓▓▒▒▒▒▒▒▓▓▓▓▒▒▒▒▒▒▓▓▓▓▒▒▒▒▓▓▓▓▓▓▓▓▓▓▓▓▓▓▓▓▒▒▒▒▓▓▒▒▒▒▒▒░░░░░░░░░░░░▒▒▒▒
░░░░░░▒▒▒▒▒▒▒▒▒▒  ▒▒░░▒▒░░░░    ░░  ░░▓▓▒▒▒▒▒▒▒▒▒▒▓▓▒▒▒▒▓▓▓▓▓▓██▒▒▓▓████████████▓▓▓▓▓▓▒▒▓▓▓▓▓▓▓▓▓▓▓▓▓▓▒▒▒▒░░░░░░▒▒▒▒▒▒▒▒▓▓██▒▒▒▒▒▒▒▒▒▒▒▒▓▓▓▓▓▓▓▓▓▓▓▓▓▓▓▓▒▒▓▓▓▓▓▓▒▒▒▒▒▒▒▒░░░░░░░░░░░░▒▒▒▒
░░░░░░░░░░░░░░░░░░░░░░▓▓      ░░▒▒░░░░▓▓▒▒▒▒▒▒▒▒▒▒▓▓▒▒▒▒▓▓▓▓▓▓▒▒▒▒▓▓▓▓████████████████████▓▓▒▒▒▒▓▓████▒▒▒▒▓▓▓▓▓▓▓▓▒▒░░░░▒▒▓▓▒▒▓▓▓▓▓▓▒▒▒▒▓▓▓▓▓▓▓▓▓▓▒▒▓▓▓▓▓▓▓▓▓▓▒▒▒▒▒▒▒▒▒▒░░░░░░░░░░░░▒▒░░
░░░░░░░░░░░░░░  ░░░░░░▓▓    ░░░░▒▒░░░░▓▓░░▒▒▒▒▒▒▒▒▓▓▒▒▒▒▓▓▓▓▓▓▓▓▒▒▓▓▒▒██▒▒▒▒▒▒▒▒▓▓▒▒▓▓████████████████▒▒▒▒▓▓▓▓▓▓▓▓▓▓▓▓▓▓▒▒▓▓░░░░▒▒▒▒▒▒▓▓▓▓▓▓▓▓▒▒▓▓▓▓▓▓▓▓▓▓▓▓▓▓▒▒▒▒▒▒▒▒▒▒▒▒░░░░░░░░░░▒▒░░
░░░░░░░░░░░░░░  ░░░░░░▓▓░░░░░░░░░░    ▓▓░░▒▒▒▒▒▒▒▒▓▓▒▒▒▒▓▓██▓▓▓▓▒▒▓▓▒▒██▒▒▒▒▒▒▓▓▓▓▒▒▒▒▓▓████▒▒▓▓██████▒▒▒▒▓▓▓▓▒▒██▓▓▓▓▓▓▓▓▓▓▓▓▓▓▓▓▒▒▒▒░░▒▒▒▒▒▒▓▓▓▓▓▓▒▒▓▓▓▓▓▓▒▒▓▓▓▓▓▓▒▒▒▒▒▒░░░░░░░░░░░░░░
    ░░░░░░░░░░  ░░░░░░▓▓░░░░░░░░░░░░░░▓▓▒▒░░▒▒▒▒▒▒▓▓▒▒▒▒░░▓▓▓▓▒▒▒▒▓▓▒▒██▒▒▒▒▒▒▒▒▓▓██████████▓▓▒▒██▓▓▓▓████▓▓▓▓▒▒██▓▓▓▓▓▓▒▒▓▓▓▓▓▓▒▒▒▒▓▓▓▓▓▓▓▓▒▒▒▒▒▒▒▒▓▓▓▓▓▓▒▒▓▓▓▓▓▓▒▒▓▓▒▒▒▒░░░░▒▒░░░░░░░░
  ░░      ░░  ░░  ░░░░▓▓░░░░░░░░░░░░░░▓▓░░░░▒▒▒▒▒▒▓▓▒▒▒▒▓▓▓▓▓▓▒▒▒▒▓▓▒▒██▒▒▒▒▒▒██▓▓██████████▓▓▒▒██▒▒▓▓▓▓▓▓▒▒▓▓████▓▓▓▓▓▓▒▒▓▓▓▓▒▒▒▒▓▓▓▓▓▓▓▓▓▓▓▓▓▓▓▓▓▓▓▓▒▒▒▒▒▒▓▓▓▓▓▓▓▓▒▒▒▒▒▒▒▒▒▒▒▒▒▒░░░░░░
  ░░░░  ░░  ░░░░░░    ▓▓░░░░  ░░░░░░░░▓▓░░░░░░▒▒▒▒▓▓▒▒▒▒▓▓▓▓██▓▓▒▒▓▓▒▒██▒▒▒▒▒▒▒▒▓▓▓▓████████▓▓▒▒██▒▒▓▓▓▓▓▓▒▒██████▒▒▒▒▓▓▓▓██▓▓▒▒▒▒▒▒▓▓▓▓▓▓▓▓▓▓▓▓▓▓▒▒░░▒▒▒▒▒▒▒▒▒▒▒▒▒▒▒▒▒▒▓▓▒▒▒▒▒▒▒▒▒▒▒▒▒▒
░░  ░░░░░░  ▒▒      ░░▓▓░░░░      ░░░░▓▓░░░░░░▒▒▒▒▓▓▒▒▒▒██▓▓██▓▓▒▒▓▓▒▒██▒▒▒▒▒▒▒▒████████████▒▒▓▓██▒▒▓▓▓▓▓▓▒▒██████▒▒▒▒▓▓▓▓▓▓██▓▓▒▒▒▒▒▒▒▒▓▓▓▓▓▓▓▓▓▓▓▓░░▒▒▒▒▒▒▒▒▒▒▒▒▒▒░░░░░░░░▒▒▒▒▓▓▒▒▒▒▒▒
░░▓▓▓▓▓▓▓▓▓▓▒▒▒▒▒▒░░░░▓▓░░░░░░░░░░░░░░▓▓  ░░░░░░░░▓▓▓▓▓▓▓▓██▓▓▒▒▒▒▓▓▓▓██▒▒▒▒▒▒▒▒▒▒▒▒▒▒▓▓████▓▓▒▒██▒▒▓▓▒▒▓▓▒▒██████▒▒▒▒▓▓░░░░░░▓▓▒▒▒▒▒▒▒▒▒▒▓▓▓▓▓▓▓▓▒▒░░▒▒▒▒▒▒▒▒▒▒▓▓▓▓▓▓▒▒▒▒▒▒░░░░░░░░░░░░
  ▒▒▒▒░░░░▒▒▒▒▒▒▒▒▒▒▒▒▓▓░░░░░░░░  ░░░░▓▓    ░░░░░░▓▓▒▒▓▓▓▓▓▓████████▓▓██▒▒▒▒▒▒██▓▓██████████▓▓▒▒██▒▒▓▓▓▓▓▓▒▒██████▒▒░░▓▓▒▒▒▒░░▓▓▒▒▒▒▒▒▒▒▒▒▒▒▓▓▓▓▓▓▒▒░░▒▒▒▒▒▒▒▒▒▒▓▓▓▓▒▒▒▒▒▒▒▒▒▒▒▒▒▒▒▒░░  
░░░░░░░░░░░░░░░░░░░░░░██░░░░░░░░░░░░░░▓▓▓▓▒▒▒▒▒▒░░▓▓▒▒▒▒▒▒██▓▓▒▒▒▒▓▓▓▓██▓▓████▒▒▒▒▓▓▓▓▓▓████▓▓▒▒██▒▒▓▓▒▒▓▓▒▒████▓▓░░░░▓▓░░░░░░▓▓▒▒░░▒▒░░▒▒░░▒▒▒▒▓▓▒▒░░▒▒▒▒▒▒▒▒▒▒▓▓▒▒▒▒▒▒▒▒▒▒▒▒▒▒▒▒▒▒░░░░
░░░░░░░░░░░░░░░░░░░░░░████▓▓▓▓▒▒▒▒▒▒░░▓▓▒▒▓▓▓▓▓▓▒▒████▓▓▓▓▓▓██▒▒▒▒▓▓▒▒██▒▒▒▒▒▒▒▒▓▓▒▒▓▓▓▓▒▒▓▓██▓▓██▓▓▓▓▒▒▓▓▒▒████▓▓░░░░▓▓░░░░░░▒▒░░░░░░░░░░▒▒▒▒▒▒▓▓▒▒▒▒▓▓████▓▓▒▒▒▒▒▒▒▒▒▒▒▒▒▒▒▒▒▒▒▒▒▒▒▒▒▒
░░░░░░░░░░░░░░░░░░░░░░░░░░░░▒▒░░▒▒▓▓████▒▒▒▒▒▒▒▒▓▓██▓▓▓▓▓▓██████▓▓▓▓████▓▓▓▓▒▒▒▒▓▓▒▒▓▓██████▒▒▓▓██▒▒▓▓▓▓████████▓▓░░░░▓▓░░░░░░▒▒░░░░░░░░░░░░░░▒▒▓▓▒▒▒▒▓▓▓▓▓▓▓▓▒▒▒▒▒▒▒▒▒▒░░░░░░▒▒▒▒▒▒▒▒▒▒
░░░░░░░░░░░░░░░░░░░░░░░░░░░░░░░░▒▒▒▒▒▒▒▒▒▒▒▒▒▒▒▒▓▓████████████████▓▓████████████████████████▓▓▓▓██▒▒▓▓▒▒▓▓▒▒████▓▓░░░░▒▒░░░░░░▒▒░░░░░░░░  ░░░░▒▒▒▒▓▓▒▒▓▓▒▒▓▓▓▓▒▒▒▒▒▒▒▒░░░░░░░░▒▒░░▒▒▒▒░░
░░░░░░░░░░░░░░░░░░░░░░░░░░░░░░░░▒▒▒▒▒▒▒▒▒▒▒▒▒▒▒▒▒▒▒▒▒▒▓▓▓▓▓▓▓▓▓▓████████████████████████████████▓▓████████▓▓████▓▓░░░░▓▓░░░░░░▒▒░░░░░░    ░░░░░░▒▒▒▒▒▒▓▓▓▓▓▓▓▓▒▒▒▒░░░░░░░░░░░░░░░░░░░░▒▒
░░▒▒▒▒▒▒▒▒▒▒▒▒▒▒▒▒░░░░░░░░░░░░░░░░░░░░▒▒▒▒▒▒▒▒▒▒▒▒▒▒▒▒▒▒▒▒▒▒▒▒▒▒▒▒▒▒▒▒▒▒▒▒▒▒▓▓▓▓▓▓████▓▓▓▓██▓▓▓▓▓▓▓▓▓▓▓▓████▓▓▓▓▓▓▒▒▒▒▓▓░░░░░░▓▓▓▓▒▒▒▒        ░░▓▓▓▓▒▒▓▓▓▓▓▓▓▓▒▒▒▒░░░░  ░░  ░░░░░░░░░░░░
░░░░░░░░░░░░░░░░░░▒▒░░▒▒▒▒▒▒▒▒▒▒░░░░▒▒▒▒▒▒▒▒░░░░░░░░▒▒▒▒▒▒▒▒▒▒▒▒▒▒▒▒▒▒▒▒▒▒▒▒▒▒▒▒▒▒▒▒▓▓▒▒▒▒▒▒░░▒▒▒▒▒▒▓▓▓▓▓▓▓▓██▓▓▓▓▒▒▒▒▓▓██▓▓▓▓▓▓▒▒░░▒▒▒▒▒▒▒▒▓▓▓▓▓▓▓▓▒▒▓▓▓▓▓▓▓▓▒▒▒▒  ░░░░░░            ░░
░░▒▒▒▒░░░░░░░░░░░░░░░░░░░░░░░░░░░░░░░░▒▒░░░░░░░░░░░░▒▒▒▒▒▒▒▒▒▒▒▒▒▒▒▒▒▒▒▒▒▒▒▒▒▒▒▒▒▒▒▒▒▒░░░░░░░░░░░░░░░░░░░░░░░░░░░░░░░░░░░░▒▒░░▒▒░░▒▒░░░░░░▒▒░░░░░░░░░░▓▓██▓▓▓▓▒▒▒▒░░░░░░░░          ░░  
░░  ░░        ░░░░░░░░░░░░░░░░░░░░░░▒▒▒▒░░  ░░░░░░  ░░▒▒▒▒▒▒▒▒▒▒▒▒▒▒▒▒▒▒▒▒▒▒▒▒▒▒▒▒▒▒░░░░▒▒▒▒▒▒▒▒▒▒▒▒▒▒░░░░░░░░░░░░░░░░░░░░░░░░░░░░░░░░░░░░░░░░░░░░░░░░▓▓██▓▓▓▓▒▒░░░░░░░░░░░░░░░░░░░░░░░░
░░                          ░░    ░░░░▒▒░░  ░░░░  ░░░░▒▒▒▒▒▒░░░░░░░░░░░░░░░░░░▒▒▒▒▒▒▒▒▓▓▒▒▓▓▒▒▒▒▒▒▒▒▒▒▒▒▒▒▒▒▒▒▓▓▓▓▓▓▓▓▓▓▓▓▓▓▒▒▒▒▒▒▒▒▒▒▒▒▒▒░░░░░░░░░░░░▓▓▓▓▓▓▒▒▒▒░░░░░░░░░░░░░░░░░░░░░░░░
░░░░░░░░░░░░░░░░░░░░░░░░░░░░░░░░░░  ░░▒▒░░░░▓▓▒▒░░▓▓▓▓▒▒▒▒▒▒░░░░░░░░░░░░░░░░░░░░░░░░░░▒▒░░▓▓▒▒▒▒▒▒▒▒▓▓▒▒▒▒▓▓▓▓▓▓▒▒▒▒▒▒▒▒▓▓▓▓▓▓▒▒░░▒▒▒▒▒▒▒▒▒▒▓▓▒▒▒▒▒▒░░▓▓▒▒▒▒▒▒▒▒▒▒▒▒░░░░░░░░░░░░░░░░░░░░
░░░░░░░░░░░░░░░░░░░░░░░░░░░░░░░░░░░░░░░░░░▒▒░░░░▒▒▒▒▒▒▒▒▒▒▒▒░░░░░░▒▒░░░░░░░░░░░░░░░░░░░░▒▒▓▓▒▒▒▒▒▒░░░░▒▒▒▒▒▒▒▒▒▒▒▒▒▒▒▒▒▒▓▓▓▓░░░░░░░░▒▒░░▒▒▒▒▒▒▒▒▒▒▒▒░░░░░░░░░░▒▒▒▒▓▓▓▓▓▓▓▓▓▓▓▓▓▓▓▓▓▓▓▓▓▓
░░░░░░░░░░░░░░░░░░░░░░░░░░░░░░░░░░░░░░░░▒▒░░░░▒▒▒▒▒▒▓▓▒▒▒▒▒▒░░░░░░▒▒▒▒▒▒▒▒▒▒░░░░░░░░░░░░▒▒▒▒░░░░░░░░░░░░░░▒▒▒▒▒▒▓▓██▓▓██▓▓▓▓░░░░░░░░░░▒▒▒▒▓▓▒▒▓▓▒▒▒▒░░░░░░░░░░░░▒▒██▓▓▓▓▒▒▓▓▓▓▓▓▓▓▒▒▒▒▒▒
░░    ░░                      ░░░░░░░░  ░░░░▒▒░░▒▒▒▒▓▓▒▒▒▒▒▒░░░░▒▒▒▒░░░░▒▒░░▒▒░░░░░░░░▒▒▒▒▒▒░░░░░░░░░░░░░░▒▒▒▒▒▒▒▒▒▒▓▓▓▓▓▓▓▓▒▒▒▒▒▒░░░░▓▓▒▒░░▓▓▓▓▒▒▒▒░░░░░░░░░░░░░░▒▒▒▒▒▒▓▓██▓▓██▓▓▒▒▒▒▓▓
░░          ░░                    ░░░░░░░░░░▒▒▒▒▒▒▒▒▒▒▒▒▒▒▒▒░░░░░░░░░░░░▒▒░░▒▒░░░░░░░░▒▒▒▒▒▒░░░░░░░░░░▒▒░░▒▒▒▒▒▒▒▒░░▒▒▒▒▓▓▒▒▓▓▓▓░░  ▒▒▒▒▒▒▒▒▓▓▓▓▒▒▒▒░░░░░░░░▓▓▒▒▒▒▓▓▒▒▓▓▒▒▓▓▓▓▓▓▓▓▒▒▒▒▒▒
░░          ░░                      ░░░░░░░░▒▒▒▒▓▓░░░░░░░░▒▒░░░░░░░░░░░░░░░░▒▒░░░░░░░░▒▒▒▒▒▒░░░░░░░░░░▒▒▒▒▒▒░░▒▒▒▒▒▒▒▒▒▒▒▒▒▒▒▒░░░░  ░░▒▒▒▒▒▒▓▓▒▒░░░░░░▓▓▒▒░░░░▒▒▒▒▓▓▒▒▒▒▒▒▓▓▓▓▓▓▓▓▒▒▒▒▒▒
  ░░                                ░░░░░░░░▒▒▒▒▓▓░░░░░░░░░░░░░░░░░░░░  ░░░░░░░░░░░░░░▒▒▓▓▓▓░░░░░░░░░░░░▒▒▒▒░░░░░░▒▒▒▒▒▒▒▒▒▒▒▒░░░░░░░░▒▒▒▒▓▓▓▓▒▒░░░░▒▒▓▓░░░░░░▓▓░░▓▓▒▒▒▒▒▒▒▒▒▒▒▒▒▒▒▒▒▒▒▒
░░░░  ░░                  ░░        ░░░░░░░░▒▒▒▒▓▓░░░░░░░░░░░░░░░░░░░░  ░░░░░░░░░░░░░░▓▓▒▒▒▒░░░░░░░░░░░░▒▒▒▒░░░░▒▒▓▓▓▓▓▓▒▒▒▒░░░░░░░░░░▒▒▒▒▓▓▓▓▒▒░░░░▒▒▒▒▓▓▓▓▓▓██▓▓▒▒▒▒▒▒▒▒▓▓▓▓▓▓▒▒▒▒▒▒▓▓
░░  ░░  ░░░░░░░░░░░░░░░░░░░░░░  ░░░░░░░░░░░░▒▒▒▒▓▓░░░░░░░░▒▒░░░░░░░░░░░░░░░░░░░░░░░░▒▒▒▒▒▒▒▒░░░░▒▒░░  ▒▒▓▓▒▒░░░░░░▒▒▒▒▒▒▒▒▒▒░░░░░░░░░░▒▒▒▒▓▓▓▓▓▓▒▒▒▒▒▒▒▒▓▓▓▓████▓▓▒▒▒▒▒▒▒▒▓▓▓▓▓▓▒▒▒▒▒▒▓▓
            ░░          ░░░░░░    ░░  ░░░░░░▓▓▓▓██░░░░░░░░▒▒░░░░▒▒░░░░░░░░░░░░░░░░░░▒▒▒▒░░▒▒░░░░▒▒▒▒░░▒▒▓▓▓▓░░▒▒░░▒▒▓▓▓▓▒▒▒▒░░▒▒░░░░░░▒▒▒▒▒▒░░▒▒▒▒▒▒▒▒▓▓▓▓████████▓▓▒▒▒▒▒▒▓▓▓▓▓▓▒▒▒▒▒▒██
            ░░  ░░░░░░  ░░░░░░░░░░░░    ░░░░▒▒▒▒░░░░▒▒▓▓▓▓▒▒░░░░░░░░░░░░░░░░░░░░░░░░░░    ▒▒░░░░▒▒▒▒░░░░▓▓▒▒▒▒░░░░▒▒▓▓▓▓▒▒▒▒▓▓▒▒░░░░░░▒▒▒▒▒▒░░▒▒░░▒▒░░██████████▒▒▓▓▒▒▒▒▒▒▒▒▓▓▓▓▒▒▒▒▒▒▒▒
            ░░      ░░░░░░░░░░░░░░░░░░░░░░░░▒▒░░░░░░░░▒▒▒▒░░░░░░░░░░░░░░░░░░░░░░░░░░░░░░░░▒▒░░░░░░░░░░░░▒▒░░░░░░▒▒▓▓▓▓▓▓▒▒▒▒▒▒▒▒░░░░▒▒▒▒▓▓▓▓▓▓▓▓▓▓▓▓▒▒▒▒▓▓████▓▓▓▓▓▓▒▒▒▒▒▒▒▒▒▒░░░░░░░░░░
░░          ░░░░░░░░░░░░░░░░░░░░  ░░░░░░░░░░▒▒░░░░░░░░▒▒▒▒▒▒░░░░░░░░        ░░░░    ▒▒▒▒▓▓▓▓░░░░▒▒▓▓▒▒▒▒▒▒▒▒▒▒▒▒▒▒▒▒▒▒▒▒▒▒▒▒▒▒▒▒▒▒░░░░░░░░░░▒▒▒▒▒▒░░░░▓▓██▓▓██▓▓▒▒▒▒░░░░░░░░░░░░▓▓░░░░░░
░░  ░░      ░░░░░░░░░░░░  ░░░░░░░░░░░░░░░░▒▒▓▓▓▓▓▓▓▓▓▓▒▒▒▒▒▒░░░░░░      ░░░░░░░░▒▒░░▒▒▒▒▒▒▒▒▓▓▒▒▒▒▒▒▒▒▒▒▒▒▒▒▒▒▒▒▒▒▒▒▒▒▒▒▒▒▒▒░░░░░░░░░░░░░░░░░░░░░░░░░░▓▓▓▓▓▓▓▓▒▒░░░░░░░░░░░░░░░░░░  ░░░░
░░        ░░░░          ░░░░░░░░░░▒▒▒▒▒▒▒▒▓▓▓▓▓▓▒▒▓▓▓▓▓▓▓▓▓▓▒▒▒▒▒▒▒▒▒▒▒▒▒▒▒▒▒▒▒▒▒▒▒▒▒▒▒▒▒▒▒▒▒▒▒▒▒▒▒▒▒▒▒▒▒▒▒▒▒▒▒▒▒▒▒▒▒▒▒▒▒▒▒▒▒▒░░░░░░░░░░░░░░░░░░░░░░▒▒▓▓▓▓▓▓▓▓▒▒░░░░░░░░░░░░░░      ░░░░
░░░░░░░░░░░░░░░░▒▒░░▒▒▒▒▒▒▒▒▒▒▒▒▒▒▒▒▒▒▒▒▒▒░░▒▒▒▒▒▒▒▒▒▒▒▒▒▒▒▒▒▒▒▒▒▒▒▒▒▒▒▒▒▒▒▒▒▒▒▒▒▒▒▒░░░░░░░░░░░░▒▒░░░░░░░░░░░░░░░░░░░░░░░░░░░░░░░░░░░░░░░░░░░░░░░░░░▒▒▓▓▓▓▓▓▓▓▒▒░░░░░░░░░░░░░░░░  ░░░░░░
░░░░░░░░░░░░▒▒░░░░░░▒▒▒▒░░▒▒░░░░░░░░░░░░░░░░▒▒▒▒▒▒▒▒▒▒▒▒▒▒▒▒▒▒▒▒▒▒▒▒░░░░░░░░░░░░░░░░░░░░░░░░░░░░░░░░░░░░░░░░░░░░░░░░░░░░░░░░░░░░░░░░░░░░░░░░░░░░░░░░▒▒▓▓░░▒▒▓▓░░░░░░░░░░░░░░░░  ░░░░░░░░
░░░░░░░░░░░░░░░░  ░░    ░░░░░░    ░░░░░░░░░░▒▒░░▒▒▒▒▒▒▒▒▒▒░░░░░░░░░░░░░░░░░░░░░░░░░░░░░░░░░░░░░░░░░░░░░░░░░░░░░░░░░░░░░░░░░░░░░░░░░░░░░░░░░░░░░░░░░░▒▒▓▓░░░░▓▓▓▓░░░░░░░░░░░░  ░░░░░░░░░░
░░░░                ░░    ░░          ░░░░░░░░░░░░░░░░░░░░░░░░░░░░░░░░░░░░░░░░░░░░░░░░░░░░░░░░░░░░░░░░░░░░░░░░░░░░░░░░░░░░░░░░░░░░░░░░░░░░░░░░░░░░░░▒▒▒▒░░░░░░▒▒▓▓░░░░░░░░░░░░░░░░░░░░░░
░░                                    ░░░░░░░░░░░░░░░░░░░░░░░░░░░░░░░░░░░░░░░░░░░░░░  ░░      ░░░░░░░░░░░░░░░░░░░░░░░░░░░░░░░░░░░░░░░░░░░░░░░░░░░░░░▒▒░░░░░░░░░░▒▒▓▓░░░░░░░░░░▒▒▒▒▒▒░░░░
░░░░░░░░                              ░░░░░░░░░░░░░░░░░░░░░░░░░░░░░░░░░░░░░░░░░░░░░░░░░░░░░░  ░░░░      ░░░░░░░░░░░░░░░░░░░░░░░░░░░░░░░░░░░░░░░░░░░░▒▒░░░░░░░░░░░░▒▒▒▒░░░░  ░░░░░░░░░░░░
░░░░░░░░░░░░            ░░            ░░░░░░░░░░░░░░░░░░░░░░░░░░░░░░░░░░░░░░░░░░░░░░░░░░░░░░░░░░░░░░░░░░░░░░░░░░░░░░░░░░░░░░░░░░░░░░░░░░░░░░░░░░▒▒▒▒▒▒░░░░░░░░░░░░▒▒░░░░  ░░▒▒░░░░  ░░  
░░░░░░░░                ░░░░          ░░░░░░░░░░░░░░░░░░░░░░░░░░░░░░░░░░░░░░░░░░░░░░░░░░░░░░░░░░░░░░░░░░░░░░░░░░░░░░░░░░░░░░▒▒▒▒▒▒▒▒░░░░░░░░░░░░░░░░░░░░░░▒▒▒▒▒▒░░░░░░▒▒▒▒▒▒▒▒▒▒░░░░░░  
░░░░░░░░
copy to clipboard 👍 upvote 👎 downvote
fill: spaces toggle palette ▓→✊🏽
▓▓▓▓▓▓▓▓▓▓▓▓▓▓▓▓▓▓▓▓▓▓▓▓▓▓▓▓▓▓▓▓▓▓▓▓▓▓▓▓▓▓▓▓▓▓▓▓▓▓▓▓▓▓▓▓▓▓▓▓▓▓▓▓▓▓▓▓▓▓▓▓▓▓▓▓▓▓▓▓▓▓▓▓▓▓▓▓▓▓▓▓▓▓▓▓▓▓▓▓▓▓▓▓▓▓▓▓▓▓▓▓▓▓▓▓▓▓▓▓▓▓▓▓▓▓▓▓▓▓▓▓▓▓▓▓▓▓▓▓▓▓▓▓▓▓▓▓▓▓▒▒▒▒▒▒▒▒▒▒▒▒▒▒▒▒▒▒▒▒▒▒▒▒▒▒▒▒▒▒▒▒▒▒▒▒▒▒░░░░  ░░░░░░
▓▓▓▓▓▓▓▓▓▓▓▓▓▓▓▓▓▓▓▓▓▓▓▓▓▓▓▓▓▓▓▓▓▓▓▓▓▓▓▓▓▓▓▓▓▓▓▓▓▓▓▓▓▓▓▓▓▓▓▓▓▓▓▓▓▓▓▓▓▓▓▓▓▓▓▓▓▓▓▓▓▓▓▓▓▓▓▓▓▓▓▓▓▓▓▓▓▓▓▓▓▓▓▓▓▓▓▓▓▓▓▓▓▓▓▓▓▓▓▓▓▓▓▓▓▓▓▓▓▓▓▓▓▓▓▓▓▓▓▓▓▓▓▓▓▓▓▓▓▓▒▒▒▒▒▒▒▒▒▒░░░░░░░░░░▒▒▒▒▒▒▒▒▒▒▒▒▒▒▒▒▒▒░░  ░░░░░░░░
▓▓▓▓▓▓▓▓▓▓▓▓▓▓▓▓▓▓▓▓▓▓▓▓▓▓▓▓▓▓▓▓▓▓▓▓▓▓▓▓▓▓▓▓▓▓▓▓▓▓▓▓▓▓▓▓▓▓▓▓▓▓▓▓▓▓▓▓▓▓▓▓▓▓▓▓▓▓▓▓▓▓▓▓▓▓▓▓▓▓▓▓▓▓▓▓▓▓▓▓▓▓▓▓▓▓▓▓▓▓▓▓▓▓▓▓▓▓▓▓▓▓▓▓▓▓▓▓▓▓▓▓▓▓▓▓▓▓▓▓▓▓▓▓▓▓▓▓▓▓▒▒▒▒▒▒░░░░░░░░░░░░░░░░▒▒▒▒▒▒▒▒▒▒▒▒▒▒░░▓▓░░  ░░░░░░
▓▓▓▓▓▓▓▓▓▓▓▓▓▓▓▓▓▓▓▓▓▓▓▓▓▓▓▓▓▓▓▓▓▓▓▓▓▓▓▓▓▓▓▓▓▓▓▓▓▓▓▓▓▓▓▓▓▓▓▓▓▓▓▓▓▓▓▓▓▓▓▓▓▓▓▓▓▓▓▓▓▓▓▓▓▓▓▓▓▓▓▓▓▓▓▓▓▓▓▓▓▓▓▓▓▓▓▓▓▓▓▓▓▓▓▓▓▓▓▓▓▓▓▓▓▓▓▓▓▓▓▓▓▓▓▓▓▓▓▓▓▓▓▓▓▓▓▓▓▓░░░░░░░░░░░░░░░░░░░░░░░░▒▒▒▒▒▒▒▒▒▒░░▓▓░░  ░░░░░░░░
▓▓▓▓▓▓▓▓▓▓▓▓▓▓▓▓▓▓▓▓▓▓▓▓▓▓▓▓▓▓▓▓▓▓▓▓▓▓▓▓▓▓▓▓▓▓▓▓▓▓▓▓▓▓▓▓▓▓▓▓▓▓▓▓▓▓▓▓▓▓▓▓▓▓▓▓▓▓▓▓▓▓▓▓▓▓▓▓▓▓▓▓▓▓▓▓▓▓▓▓▓▓▓▓▓▓▓▓▓▓▓▓▓▓▓▓▓▓▓▓▓▓▓▓▓▓▓▓▓▓▓▓▓▓▓▓▓▓▓▓▓▓▓▓▓▓▓▓▓▓░░░░░░░░░░░░░░░░░░░░░░▒▒▒▒▒▒▒▒▒▒░░░░░░░░░░░░░░░░░░
▓▓▓▓▓▓▓▓▓▓▓▓▓▓▓▓▓▓▓▓▓▓▓▓▓▓▓▓▓▓▓▓▓▓▓▓▓▓▓▓▓▓▓▓▓▓▓▓▓▓▓▓▓▓▓▓▓▓▓▓▓▓▓▓▓▓▓▓▓▓▓▓▓▓▓▓▓▓▓▓▓▓▓▓▓▓▓▓▓▓▓▓▓▓▓▓▓▓▓▓▓▓▓▓▓▓▓▓▓▓▓▓▓▓▓▓▓▓▓▓▓▓▓▓▓▓▓▓▓▓▓▓▓▓▓▓▓▓▓▓▓▓▓▓▓▓▓▓▓▓░░░░░░░░░░░░░░░░░░░░░░░░░░░░░░░░░░░░░░░░░░░░░░░░▒▒
░░░░▒▒▓▓▓▓▓▓▓▓▓▓▓▓▓▓▓▓▓▓▓▓▓▓▓▓▓▓▓▓▓▓▓▓▓▓▓▓▓▓▓▓▓▓▓▓▓▓▓▓▓▓▓▓▓▓▓▓▓▓▓▓▓▓▓▓▓▓▓▓▓▓▓▓▓▓▓▓▓▓▓▓▓▓▓▓▓▓▓▓▓▓▓▓▓▓▓▓▓▓▓▓▓▓▓▓▓▓▓▓▓▓▓▓▓▓▓▓▓▓▓▓▓▓▓▓▓▓▓▓▓▓▓▓▓▓▓▓▓▓▓▓▓▓▓▓░░░░░░░░░░░░░░░░░░░░░░░░░░░░░░░░░░░░░░░░░░  ░░▒▒▒▒
░░░░░░░░▒▒▒▒▓▓▓▓▓▓▓▓▓▓▓▓▓▓▓▓▓▓▓▓▓▓▓▓▓▓▓▓▓▓▓▓▓▓▓▓▓▓▓▓▓▓▓▓▓▓▓▓▓▓▓▓▓▓▓▓▓▓▓▓▓▓▓▓▓▓▓▓▓▓▓▓▓▓▓▓▓▓▓▓▓▓▓▓▓▓▓▓▓▓▓▓▓▓▓▓▓▓▓▓▓▓▓▓▓▓▓▓▓▓▓▓▓▓▓▓▓▓▓▓▓▓▓▓▓▓▓▓▓▓▓▓▓▓▓▓▓▓░░░░░░░░░░░░░░░░░░░░░░░░░░░░  ░░░░░░░░  ░░▒▒▒▒▒▒▒▒
░░░░░░░░▓▓░░░░░░▒▒▓▓▓▓▓▓▓▓▓▓▓▓▓▓▓▓▓▓▓▓▓▓▓▓▓▓▓▓▓▓▓▓▓▓▓▓▓▓▓▓▓▓▓▓▓▓▓▓▓▓▓▓▓▓▓▓▓▓▓▓▓▓▓▓▓▓▓▓▓▓▓▓▓▓▓▓▓▓▓▓▓▓▓▓▓▓▓▓▓▓▓▓▓▓▓▓▓▓▓▓▓▓▓▓▓▓▓▓▓▓▓▓▓▓▓▓▓▓▓▓▓▓▓▓▓▓▓▓▓▓▓▓░░░░░░░░    ░░░░░░░░░░░░░░▒▒░░░░    ░░▒▒▒▒▒▒░░░░▒▒
░░░░░░▓▓░░░░░░░░░░░░░░▒▒▓▓▓▓▓▓▓▓▓▓▓▓▓▓▓▓▓▓▓▓▓▓▓▓▓▓▓▓▓▓▓▓▓▓▓▓▓▓▓▓▓▓▓▓▓▓▓▓▓▓▓▓▓▓▓▓▓▓▓▓▓▓▓▓▓▓▓▓▓▓▓▓▓▓▓▓▓▓▓▓▓▓▓▓▓▓▓▓▓▓▓▓▓▓▓▓▓▓▓▓▓▓▓▓▓▓▓▓▓▓▓▓▓▓▓▓▓▓▓▓▓▓▓▓▓▓░░░░░░░░    ░░░░░░  ░░░░  ░░░░░░░░▒▒▒▒▒▒░░░░▒▒▒▒▒▒
░░░░░░▒▒░░░░░░░░░░░░░░░░░░░░▒▒▓▓▓▓▓▓▓▓▓▓▓▓▓▓▓▓▓▓▓▓▓▓▓▓▓▓▓▓▓▓▓▓▓▓▓▓▓▓▓▓▓▓▓▓▓▓▓▓▓▓▓▓▓▓▓▓▓▓▓▓▓▓▓▓▓▓▓▓▓▓▓▓▓▓▓▓▓▓▓▓▓▓▓▓▓▓▓▓▓▓▓▓▓▓▓▓▓▓▓▓▓▓▓▓▓▓▓▓▓▓▓▓▓▓▓▓▓▓▓▓░░░░░░    ░░░░░░░░░░░░░░░░░░░░▒▒▒▒▒▒░░  ░░▒▒▒▒▒▒▒▒
░░░░▓▓░░░░░░░░░░░░░░░░░░░░░░░░░░░░▒▒▓▓▓▓▓▓▓▓▓▓▓▓▓▓▓▓▓▓▓▓▓▓▓▓▓▓▓▓▓▓▓▓▓▓▓▓▓▓▓▓▓▓▓▓▓▓▓▓▓▓▓▓▓▓▓▓▓▓▓▓▓▓▓▓▓▓▓▓▓▓▓▓▓▓▓▓▓▓▓▓▓▓▓▓▓▓▓▓▓▓▓▓▓▓▓▓▓▓▓▓▓▓▓▓▓▓▓▓▓▓▓▓▓▓░░  ░░    ░░░░░░  ░░░░░░▒▒▒▒▒▒▒▒░░░░░░░░░░░░▒▒▒▒▒▒
░░▒▒▒▒░░░░░░░░░░░░░░░░░░░░░░░░░░░░░░░░░░▒▒▒▒▓▓▓▓▓▓▓▓▓▓▓▓▓▓▓▓▓▓▓▓▓▓▓▓▓▓▓▓▓▓▓▓▓▓▓▓▓▓▓▓▓▓▓▓▓▓▓▓▓▓▓▓▓▓▓▓▓▓▓▓▓▓▓▓▓▓▓▓▓▓▓▓▓▓▓▓▓▓▓▓▓▓▓▓▓▓▓▓▓▓▓▓▓▓▓▓▓▓▓▓▓▓▓▓▒▒░░  ░░  ░░░░░░░░▒▒▒▒▒▒▒▒▒▒▒▒▒▒▒▒▒▒░░░░░░░░░░░░▒▒▒▒
░░▓▓░░░░░░░░░░░░░░░░░░░░░░░░░░░░░░░░░░░░░░░░░░▒▒▒▒▓▓▓▓▓▓▓▓▓▓▓▓▓▓▓▓▓▓▓▓▓▓▓▓▓▓▓▓▓▓▓▓▓▓▓▓▓▓▓▓▓▓▓▓▓▓▓▓▓▓▓▓▓▓▓▓▓▓▓▓▓▓▓▓▓▓▓▓▓▓▓▓▓▓▓▓▓▓▓▓▒▒▓▓▓▓▓▓▓▓▓▓▓▓▒▒░░░░░░  ░░░░░░▒▒▒▒░░▒▒▒▒▒▒▒▒▒▒▒▒▒▒░░░░░░░░░░░░░░░░░░▒▒
▒▒░░░░░░░░░░░░░░░░░░░░░░░░░░░░░░░░░░░░░░░░░░░░░░░░░░░░▒▒▓▓▓▓▓▓▓▓▓▓▓▓▓▓▓▓▓▓▓▓▓▓▓▓▓▓▓▓▓▓▓▓▓▓▓▓▓▓▓▓▓▓▓▓▓▓▓▓▓▓▓▓▓▓▓▓▓▓▓▓▓▓▓▓▒▒▒▒▒▒▒▒▒▒▒▒▒▒▒▒░░░░░░░░░░░░░░░░░░░░▒▒▒▒░░░░░░░░░░  ░░░░░░░░                ▒▒░░
▒▒▒▒▒▒░░░░░░░░░░░░░░░░░░░░░░░░░░░░░░░░░░░░░░░░░░░░░░░░░░░░░░░░▒▒▒▒▓▓▓▓▓▓▓▓▓▓▓▓▓▓▓▓▓▓▓▓▓▓▓▓▓▓▓▓▓▓▓▓▓▓▓▓▓▓▓▓▓▓▓▓▒▒▒▒▒▒▒▒▒▒▒▒▒▒▒▒░░░░░░░░░░░░░░░░░░░░░░░░░░░░▒▒▒▒░░░░░░░░░░░░░░░░░░░░░░░░░░░░░░      ░░░░░░
▒▒▒▒▒▒▒▒▒▒░░▒▒░░▒▒▒▒░░░░░░░░░░░░░░░░░░░░░░░░░░░░░░░░░░░░░░░░░░░░  ░░░░░░▒▒▒▒▓▓▓▓▓▓▓▓▓▓▓▓▓▓▓▓▓▓▓▓▓▓▓▓▓▓▓▓▓▓▓▓▒▒▒▒░░░░░░░░░░░░    ░░░░░░░░░░░░░░░░░░░░░░░░░░▒▒░░░░░░▒▒▒▒▒▒▒▒░░░░░░░░░░░░░░░░░░      ░░░░░░
▒▒▒▒▒▒▒▒▒▒▒▒▒▒▒▒▒▒▒▒▒▒▒▒▒▒▒▒▒▒▒▒▒▒▒▒░░░░▒▒░░░░░░░░░░░░░░░░░░░░░░    ░░░░░░░░░░░░░░░░▒▒▒▒▒▒▒▒▒▒▒▒▒▒▒▒░░░░░░░░░░░░░░░░░░░░░░░░░░  ░░░░░░░░░░░░░░░░░░░░░░░░░░▒▒░░▒▒▒▒▒▒▓▓▒▒▓▓▓▓▓▓▒▒░░░░░░░░░░░░░░░░░░░░░░░░
▒▒▒▒▓▓▒▒▒▒▒▒▒▒▒▒▒▒▒▒▒▒▒▒▒▒▒▒▒▒▒▒▒▒▒▒▒▒▒▒▒▒▒▒▒▒▒▒░░▒▒░░▒▒░░░░░░░░    ░░░░░░░░░░░░░░░░░░░░░░░░░░░░▒▒▒▒▒▒▒▒░░▒▒▒▒▒▒▒▒▒▒░░░░░░░░░░░░░░░░░░░░░░░░▒▒▒▒░░░░░░░░░░▒▒░░▓▓▓▓▓▓▓▓▓▓▓▓▓▓▓▓▓▓▓▓▓▓░░░░░░░░░░░░░░░░░░░░
▒▒▒▒▒▒▒▒▒▒▒▒▒▒▒▒▓▓▓▓▓▓▓▓▓▓▒▒▒▒▒▒▒▒▒▒▒▒▒▒▒▒▒▒▓▓▓▓▓▓▓▓▓▓▓▓▒▒▒▒░░░░░░░░  ░░░░░░▒▒▒▒▒▒▒▒▒▒▒▒▒▒▒▒▒▒▒▒▒▒▒▒▒▒░░░░▒▒▒▒▒▒▒▒▒▒▒▒▒▒░░░░░░░░░░░░░░░░░░░░▒▒▒▒▒▒░░░░░░░░▒▒▓▓▒▒▒▒▒▒▒▒▒▒▒▒▒▒▓▓▒▒▒▒▒▒░░░░░░░░░░░░░░▒▒▒▒▒▒
▓▓▓▓▓▓▓▓▓▓▓▓▓▓▓▓▓▓▒▒▒▒▒▒▒▒▓▓▓▓▓▓▓▓▒▒▒▒▒▒▒▒▒▒▒▒▒▒▒▒▒▒▒▒▒▒▒▒▒▒░░░░░░░░░░░░░░▒▒▒▒▒▒▒▒▒▒▒▒▒▒░░░░░░░░░░░░░░▒▒░░▒▒▒▒▒▒░░▒▒░░▒▒▒▒░░░░░░░░░░░░░░▒▒▒▒▒▒▒▒▒▒░░░░░░░░▒▒▒▒▓▓▓▓▓▓▒▒░░░░░░░░░░▒▒▒▒▒▒▒▒▓▓▓▓▓▓▒▒▒▒░░░░░░
▒▒▒▒▓▓▓▓▓▓▓▓▓▓▓▓▓▓▓▓▓▓▓▓▓▓▒▒▒▒▒▒▒▒▓▓▓▓▓▓▒▒▒▒▒▒▒▒▒▒▒▒▒▒▒▒▒▒▒▒░░░░░░    ░░░░▒▒▒▒░░░░▒▒░░░░  ░░░░░░░░░░▒▒▒▒░░▓▓▓▓▒▒▒▒▒▒▒▒░░▒▒▒▒░░░░░░░░░░░░▒▒▒▒▒▒▒▒▒▒░░░░  ░░▒▒▒▒▒▒▒▒▒▒░░░░░░▒▒▒▒▒▒░░▒▒░░░░░░░░▒▒▒▒░░░░▒▒▓▓
▒▒▒▒▓▓▒▒▒▒▒▒▒▒▒▒▒▒▒▒▓▓▓▓▓▓▒▒▒▒▒▒▒▒▒▒▒▒▒▒▓▓▓▓▓▓▒▒▒▒▒▒▒▒▒▒▒▒▒▒░░░░░░      ░░░░░░░░░░░░░░░░░░░░░░░░░░░░░░░░░░▓▓▓▓▓▓▒▒▒▒▒▒▒▒░░░░░░░░░░░░░░▒▒▒▒▒▒▒▒▒▒▒▒░░░░  ░░▒▒▒▒▓▓▒▒▒▒░░  ░░░░░░░░░░░░░░▒▒░░░░▒▒▒▒░░▒▒▓▓▓▓
▒▒▒▒▓▓▒▒▒▒▒▒▒▒▒▒▒▒▒▒▒▒▒▒▒▒▒▒▒▒▓▓▓▓▓▓▓▓▓▓▓▓▒▒▒▒▒▒▓▓▓▓▒▒░░░░░░░░░░░░      ░░░░░░░░░░▒▒▓▓▓▓▒▒░░░░░░░░░░░░░░░░░░░░▒▒▓▓▒▒▒▒▒▒▒▒░░▒▒  ░░░░░░▒▒▒▒▒▒▒▒▒▒▒▒░░░░░░░░▒▒▒▒▓▓▓▓▓▓░░░░░░░░▒▒▒▒▒▒▓▓▓▓▓▓▓▓▓▓▓▓▒▒▒▒░░  ░░
▓▓▓▓▓▓▓▓▓▓▓▓▓▓▓▓▓▓▓▓▓▓▓▓▓▓▓▓▒▒▓▓▒▒▒▒▒▒▒▒▒▒░░░░▒▒▒▒▒▒▒▒▓▓▓▓░░░░░░░░░░░░░░░░░░░░▓▓▒▒▓▓▒▒▒▒▒▒▓▓░░░░░░░░░░░░░░░░░░░░▒▒▓▓▓▓▒▒▓▓░░▓▓░░░░░░░░▒▒▒▒▒▒▒▒▒▒▒▒▒▒░░░░░░▒▒▒▒▒▒▒▒▓▓▒▒▒▒▒▒▒▒▒▒▓▓▓▓▓▓▓▓▓▓▓▓▓▓▓▓▓▓░░  ░░░░
▓▓██▓▓▓▓▓▓▓▓▓▓▓▓▓▓▓▓▒▒▒▒▒▒▒▒▒▒▒▒░░░░░░▒▒▓▓▒▒▓▓▓▓▒▒▓▓██▒▒▒▒▒▒▒▒▒▒░░░░░░▒▒░░▒▒▒▒██▒▒▓▓▓▓▓▓▒▒▒▒▓▓▒▒░░░░░░░░░░░░▒▒▒▒░░░░▓▓▓▓▒▒▒▒▒▒▒▒░░░░░░▒▒▒▒▒▒▒▒▒▒▒▒▒▒▒▒░░░░▒▒▒▒▓▓▓▓▓▓▓▓▒▒▒▒▓▓▓▓▓▓▓▓▓▓▓▓▓▓▓▓▓▓▓▓▒▒░░░░░░░░
▓▓██▓▓▓▓▓▓▓▓▓▓▓▓▓▓▓▓▓▓▓▓▓▓▓▓▓▓▓▓▒▒▓▓▓▓▓▓▓▓▒▒▓▓▓▓▒▒▓▓▓▓▒▒▒▒░░░░▒▒░░░░░░░░  ░░▒▒▓▓▓▓▓▓▓▓▓▓▓▓▓▓▒▒▓▓▒▒▒▒░░░░░░░░░░▒▒▒▒░░▒▒▓▓▓▓▒▒▒▒▒▒▒▒░░░░▒▒░░░░▒▒▒▒▒▒▒▒▒▒░░░░▒▒▒▒▒▒▒▒▒▒▒▒░░▒▒▒▒░░▒▒▒▒▒▒▒▒▒▒▒▒▒▒▒▒░░░░░░░░░░
▒▒██▒▒░░░░░░░░░░▒▒▒▒▒▒▒▒▒▒▒▒▒▒▒▒▒▒▒▒▒▒▒▒▒▒▒▒▒▒▒▒▒▒▒▒▒▒░░░░░░░░▒▒░░░░▒▒▒▒▓▓▓▓▓▓▓▓▓▓▓▓▓▓▓▓▓▓▓▓▓▓▒▒▒▒▓▓▒▒░░░░▒▒░░░░░░░░▒▒▓▓██▒▒▒▒▒▒▒▒▒▒▒▒░░░░░░▒▒▒▒▒▒▒▒▒▒░░▒▒▒▒▒▒░░▒▒▒▒▒▒▒▒▒▒▒▒▒▒▒▒▒▒▓▓▒▒▓▓▓▓▓▓▒▒░░░░░░░░░░
▒▒██▒▒▒▒░░░░░░░░▒▒░░░░░░░░░░░░░░░░░░░░░░░░░░▒▒▒▒▒▒▒▒▒▒▒▒▒▒░░░░░░░░    ▒▒▒▒▒▒▓▓▓▓▓▓▓▓▓▓▓▓▓▓▓▓▓▓▒▒▒▒▒▒▒▒░░░░▒▒▒▒▒▒▒▒▒▒▒▒░░▓▓▒▒▓▓▒▒░░░░▒▒▒▒░░░░▒▒▓▓▓▓▓▓▒▒░░░░▒▒▒▒░░░░▒▒▒▒▒▒▒▒▒▒▒▒▒▒▒▒▓▓▒▒▓▓▒▒▓▓▒▒░░░░░░░░░░
▒▒██░░▒▒▒▒▓▓▒▒▒▒▒▒░░░░░░░░░░▓▓▒▒▒▒░░░░░░▒▒▒▒▒▒░░░░░░░░░░░░▒▒▓▓░░░░░░░░░░░░░░░░░░░░░░░░░░░░░░▒▒▒▒▒▒▒▒▒▒▒▒▒▒▒▒▒▒░░▒▒▓▓▓▓▒▒▒▒▓▓▓▓▒▒▓▓▒▒░░▒▒░░░░▓▓▓▓▒▒▓▓▓▓▒▒░░▓▓▓▓░░▓▓▒▒▒▒▓▓▓▓▓▓▓▓▓▓▓▓▒▒▒▒▒▒▒▒▒▒░░░░░░░░░░░░
▒▒██░░▒▒▒▒▒▒▒▒▒▒▒▒░░░░░░▒▒▒▒▒▒▓▓▒▒▒▒░░░░▒▒▒▒▒▒▒▒░░▓▓▓▓▒▒░░▒▒▒▒▒▒░░░░░░░░▓▓░░░░░░▒▒░░▒▒░░░░░░░░░░░░░░░░░░░░░░░░▒▒▒▒▒▒▒▒░░▒▒▒▒▒▒▒▒▓▓▒▒▒▒▒▒░░░░▒▒▓▓▓▓▓▓▓▓▒▒░░▒▒▒▒░░▒▒▒▒▓▓▒▒░░░░░░░░░░▒▒▒▒▒▒▓▓▒▒░░░░░░░░░░░░
▒▒██░░▒▒▒▒▓▓▒▒▒▒▒▒░░░░░░░░░░▓▓▓▓▒▒▒▒░░░░▒▒▓▓▓▓▒▒░░▓▓▓▓▓▓░░▒▒▒▒▒▒░░░░░░░░▒▒░░▒▒▒▒▓▓▒▒▓▓░░▓▓▒▒▒▒░░░░░░░░▒▒▒▒▒▒▒▒▒▒▒▒▒▒░░▒▒░░░░░░░░▒▒▒▒▓▓▒▒▒▒▒▒▒▒▒▒▓▓▓▓▓▓▒▒▒▒▒▒▒▒░░░░░░▒▒▒▒▒▒▓▓▓▓▒▒▓▓▓▓▒▒▓▓▒▒▒▒▒▒▒▒░░░░░░░░
▒▒██▒▒▒▒░░░░░░░░▒▒░░░░░░░░░░░░░░░░░░░░░░░░░░░░░░░░░░░░░░░░▒▒▒▒▒▒░░░░░░░░░░░░░░░░░░░░░░░░░░░░░░░░░░░░░░░░░░░░░░░░▒▒▒▒▒▒▒▒░░░░░░▒▒▒▒▒▒▒▒▒▒▒▒▒▒▒▒▒▒▒▒▒▒▒▒▒▒▒▒▒▒▒▒░░▒▒░░▒▒▒▒▒▒▓▓▒▒▒▒▒▒▒▒▒▒▓▓▒▒▒▒▒▒▒▒░░░░░░▒▒
▒▒██▒▒▒▒▒▒▒▒▒▒▒▒▒▒▒▒▒▒▒▒▒▒▒▒▒▒▒▒▒▒▒▒▒▒▒▒▒▒▒▒▒▒▒▒▓▓▒▒▒▒▒▒▒▒▒▒▒▒░░░░░░░░░░░░░░░░░░░░▒▒░░░░░░▒▒▒▒▒▒░░░░▒▒▒▒▓▓▒▒▒▒▒▒▒▒▒▒▒▒▒▒▒▒▒▒░░▒▒░░░░░░▒▒▒▒▓▓▒▒▒▒▓▓▓▓▓▓░░░░░░▒▒▒▒▒▒▒▒▒▒▒▒▒▒▓▓▒▒▓▓▒▒▒▒▒▒▒▒▒▒▒▒▒▒▒▒░░░░░░▓▓
▒▒██▓▓▒▒▒▒▒▒▒▒▒▒▒▒▒▒▒▒▒▒░░░░░░░░░░░░░░░░░░░░░░░░░░░░░░░░▓▓▒▒░░▒▒░░░░░░░░▒▒▒▒▒▒▒▒▒▒▒▒▒▒░░░░▒▒░░▒▒░░░░▒▒▓▓▓▓▓▓▒▒░░░░░░░░░░░░▒▒▒▒▒▒▒▒▒▒▒▒▒▒▒▒▒▒▒▒▒▒▒▒▒▒▒▒▒▒░░░░░░▓▓▓▓▓▓▓▓▒▒░░░░░░░░░░░░░░░░▒▒▒▒▒▒░░░░░░░░░░
▓▓██▓▓▒▒▒▒░░░░░░▒▒░░░░░░▒▒░░▒▒▒▒▒▒▒▒▓▓▓▓▓▓▓▓▒▒▒▒▓▓▓▓▓▓░░▒▒▒▒░░▒▒░░░░▒▒▒▒░░▒▒░░░░░░▒▒░░▒▒▒▒▒▒░░▒▒▒▒▒▒▒▒░░░░░░░░░░▒▒▒▒▒▒▒▒▒▒▒▒▒▒▓▓▒▒▒▒▒▒▒▒░░░░░░▒▒░░▒▒▒▒░░░░░░░░▒▒▓▓▓▓▒▒▓▓▓▓▒▒▒▒░░▒▒▒▒▒▒░░▒▒▒▒▒▒░░░░░░▒▒▒▒
██▓▓██▒▒▒▒▒▒▒▒▒▒▒▒▒▒▓▓▓▓██▒▒▓▓▓▓▓▓▓▓▓▓▓▓▓▓▒▒▒▒▒▒▒▒░░░░▒▒▓▓▒▒░░▒▒░░▒▒▒▒▒▒▒▒▒▒▒▒▒▒▒▒▒▒▒▒░░░░░░░░░░░░░░░░▒▒▒▒▒▒▒▒▒▒▒▒▒▒▒▒▓▓▓▓▒▒▒▒▓▓▒▒▒▒▒▒▒▒▒▒▒▒▒▒░░▒▒▒▒░░░░░░░░░░░░▒▒▒▒▓▓▓▓▒▒▒▒▒▒░░░░░░░░▒▒▒▒▒▒▒▒░░░░░░▒▒▒▒
▓▓████▓▓▓▓████▓▓▓▓▓▓▒▒▒▒▒▒░░░░░░░░░░░░░░░░░░░░░░░░░░░░░░░░░░░░░░░░░░░░░░░░░░░░░░░░░░░░░░▒▒▒▒▒▒▒▒▒▒▒▒▒▒▒▒▒▒▒▒▒▒▓▓▓▓▒▒▒▒▓▓▓▓▒▒▒▒▒▒▒▒▒▒▒▒▒▒▒▒▒▒▒▒▒▒▒▒▒▒░░░░░░░░▒▒░░░░▒▒▓▓▓▓▒▒▒▒▒▒░░░░▒▒▒▒▒▒▒▒▒▒▒▒░░░░░░░░▒▒
▒▒▒▒░░░░░░░░░░░░░░░░░░░░░░░░░░░░░░░░░░░░░░░░░░░░░░░░░░░░░░░░░░░░░░░░░░░░░░░░▒▒░░▒▒▒▒▒▒▒▒▒▒▒▒▒▒▒▒▒▒▒▒▒▒▓▓▓▓▓▓▒▒▒▒▓▓▓▓▓▓▒▒▓▓▓▓▒▒▒▒▒▒▒▒▒▒▒▒▒▒▒▒▒▒▒▒▒▒▒▒░░░░░░░░▒▒▒▒░░░░▒▒▓▓▒▒▒▒▒▒░░░░▒▒▒▒▒▒▒▒▒▒░░░░░░▒▒▒▒░░
░░░░░░░░░░░░░░░░░░░░░░░░░░░░░░░░░░░░░░░░░░░░░░░░░░░░▒▒▒▒▒▒▒▒░░▒▒▒▒▒▒▒▒▓▓▓▓▓▓▓▓▒▒▓▓▒▒▒▒▒▒▒▒▒▒▓▓▓▓▓▓▓▓▓▓▒▒▒▒▓▓▓▓▓▓▓▓▓▓▓▓▓▓▓▓▓▓▓▓▓▓▒▒▒▒▓▓▒▒▒▒▒▒▒▒▒▒▒▒▒▒░░░░░░░░░░▒▒▒▒░░░░▒▒▓▓▒▒▒▒▒▒░░░░▒▒▒▒▒▒▒▒░░░░░░▒▒▒▒▒▒
░░░░░░░░░░░░░░░░░░░░░░░░░░░░░░░░░░░░░░▒▒▒▒▒▒▒▒▒▒▒▒▒▒▒▒▒▒▒▒▓▓▓▓▓▓▓▓▒▒▓▓▓▓▓▓▓▓▓▓▒▒▒▒▒▒▓▓▓▓▓▓██▓▓▓▓▒▒▒▒▓▓▓▓▓▓▒▒▓▓▓▓▓▓▓▓▓▓▓▓▓▓▓▓▓▓▒▒▒▒▓▓▒▒▒▒▒▒▒▒▒▒▒▒▒▒▓▓▒▒▒▒░░░░▒▒▒▒░░░░░░░░░░░░░░░░░░▒▒▒▒▒▒▒▒▒▒░░░░░░▓▓▒▒▒▒
░░░░░░░░░░░░░░░░░░░░░░░░▒▒▒▒▒▒▒▒▒▒▒▒▒▒▒▒▒▒▒▒▒▒▒▒▓▓▓▓▓▓▓▓▓▓▒▒▒▒▓▓▓▓▒▒▓▓▓▓▓▓▓▓▓▓▒▒▓▓▓▓██▓▓▒▒▒▒▒▒▒▒▓▓██▒▒▒▒▓▓▓▓▓▓▓▓▓▓▓▓▓▓▓▓▓▓▒▒▒▒▓▓▓▓▒▒▒▒▒▒▒▒▒▒▒▒▒▒▒▒▒▒▒▒▒▒▒▒░░▒▒▒▒▒▒▒▒░░░░░░░░░░░░░░░░░░▒▒▒▒▒▒░░░░▒▒▒▒▒▒▒▒
░░░░░░░░░░▒▒▒▒▒▒▒▒▒▒▒▒▒▒▒▒▒▒▒▒▒▒▒▒▓▓▓▓▓▓▓▓▓▓▓▓▓▓▓▓▓▓▓▓▓▓▓▓▓▓▓▓▓▓▓▓▓▓▓▓▓▓▓▓▓▓██▓▓▓▓▒▒▒▒▒▒▒▒▓▓██▓▓▒▒▒▒▓▓▓▓▓▓▓▓▓▓▓▓▓▓▓▓▓▓▓▓▒▒▒▒▓▓▓▓▒▒▒▒▒▒▒▒▒▒▒▒▒▒▒▒▒▒▒▒▒▒▒▒▒▒░░▒▒▒▒▒▒▒▒▒▒░░░░░░░░░░░░░░░░░░▒▒▒▒▒▒▒▒▒▒▒▒▒▒▒▒
▒▒▒▒▒▒▒▒░░░░▒▒▒▒▒▒▒▒▒▒▓▓▓▓▓▓▓▓▓▓▓▓▓▓▓▓▓▓▓▓▓▓▓▓▓▓▓▓▓▓▓▓▓▓▓▓▓▓▓▓▓▓▓▓▓▓████▓▓▓▓▒▒▒▒▒▒▓▓▓▓██▓▓▒▒▒▒▒▒▓▓▓▓▓▓▓▓▓▓▓▓▓▓▓▓▓▓▓▓▒▒▒▒▒▒▓▓▒▒▒▒▒▒▒▒▒▒▒▒▒▒▓▓▒▒▒▒▓▓░░▒▒▒▒░░░░▒▒▒▒▒▒▒▒▒▒▒▒░░░░░░░░░░░░░░░░░░░░░░░░░░░░░░░░
▒▒▒▒▒▒▒▒▒▒▒▒▓▓▓▓▓▓▓▓▓▓▓▓▓▓▓▓▓▓▓▓▓▓▓▓▓▓▓▓▓▓▓▓▓▓▓▓▓▓▓▓▓▓▓▓▓▓▓▓▓▓██▓▓▓▓▒▒▓▓▓▓▒▒▒▒▓▓▓▓▓▓▓▓▒▒▒▒▒▒▓▓▓▓▓▓▓▓▓▓▓▓▓▓▓▓▓▓▓▓▓▓▒▒▒▒▓▓▓▓▒▒▒▒▒▒▒▒▒▒▒▒▒▒▒▒▒▒▒▒▓▓██░░▒▒▒▒▒▒░░▒▒▒▒▒▒▒▒▒▒▒▒░░░░░░░░░░░░░░░░░░░░░░░░░░░░░░░░
▓▓▓▓▓▓▓▓▓▓▓▓▓▓▓▓▓▓▓▓▓▓▓▓▓▓▓▓▓▓▓▓▓▓▓▓▓▓▓▓▓▓▓▓▓▓▓▓▓▓▓▓▓▓██████▓▓▒▒░░▒▒▒▒▒▒▓▓██▓▓▓▓▒▒▒▒▒▒▒▒▒▒▒▒░░▒▒▒▒▓▓▓▓▓▓▓▓▓▓▓▓▓▓▒▒▒▒▒▒▓▓▒▒▓▓▒▒▒▒▒▒▒▒▒▒▒▒▓▓▓▓▒▒▓▓▓▓▒▒▒▒▒▒▒▒░░░░▒▒▒▒▒▒▒▒░░▒▒░░░░░░░░░░░░░░░░░░░░░░░░░░░░░░
▓▓▓▓▓▓▓▓▓▓▓▓▓▓▓▓▓▓▓▓▓▓▓▓▓▓▓▓▓▓▓▓▓▓▓▓▓▓▓▓▓▓▓▓▓▓████▓▓▓▓▒▒▓▓▒▒░░░░▒▒▓▓▓▓▓▓▓▓▒▒▒▒░░▒▒▒▒▒▒▒▒▒▒▒▒▓▓▒▒▓▓▒▒▓▓▓▓▓▓▓▓▒▒▒▒▓▓▓▓▓▓▒▒▒▒▓▓▓▓▒▒▒▒▒▒▒▒▒▒▒▒▓▓▒▒▓▓▓▓▒▒▒▒▒▒▒▒░░░░▒▒▒▒▒▒▒▒▒▒▒▒▒▒░░░░░░░░░░░░░░░░░░░░░░░░░░░░
▓▓▓▓▓▓▓▓▓▓▓▓▓▓▓▓▓▓▓▓▓▓▓▓▓▓▓▓▓▓▓▓▓▓▓▓▓▓██████▓▓▓▓▒▒▒▒▒▒▒▒▒▒▒▒██▓▓▓▓▓▓▒▒▒▒░░░░▒▒▒▒▓▓▒▒▒▒▒▒▒▒▓▓▓▓▒▒▓▓▓▓▓▓▓▓▒▒▒▒▒▒▓▓▓▓▓▓▒▒▒▒▓▓▒▒▒▒▒▒▒▒▒▒▒▒▓▓▒▒▒▒▒▒▓▓▒▒▒▒▒▒▒▒▒▒▒▒░░▒▒▒▒▒▒▒▒▒▒▒▒▒▒▒▒░░░░░░░░░░░░░░░░░░░░░░░░░░
▓▓▓▓▓▓▓▓▓▓▓▓▓▓▓▓▓▓▓▓▓▓▓▓▓▓▓▓▓▓██████████▓▓▒▒▒▒░░░░░░▒▒▓▓▓▓▓▓▓▓▒▒▒▒░░░░░░▒▒░░▒▒▒▒▒▒▒▒▒▒▒▒▒▒▓▓▒▒▓▓▓▓▓▓▒▒▓▓▓▓▒▒▓▓▓▓▒▒▒▒▒▒▒▒▓▓▒▒▒▒▒▒▒▒░░▓▓▒▒▒▒▒▒▓▓██░░▒▒▒▒▒▒▒▒▒▒░░▒▒▒▒▒▒▒▒▒▒▒▒▒▒▒▒▒▒▒▒░░░░░░░░░░░░░░░░░░░░░░
▓▓▓▓▓▓▓▓▓▓▓▓▓▓▓▓▓▓▓▓▓▓▓▓████████▓▓▒▒▒▒▒▒▒▒░░▒▒▒▒▓▓██████▓▓░░░░░░░░▒▒▒▒▒▒░░░░▒▒░░▒▒▒▒▒▒▒▒▓▓▓▓▓▓▓▓▓▓▓▓▓▓▒▒▓▓▓▓▓▓▒▒▓▓▒▒▒▒▒▒▒▒▒▒▒▒▒▒▒▒▒▒▒▒▒▒▒▒▒▒▓▓██░░▒▒▒▒▒